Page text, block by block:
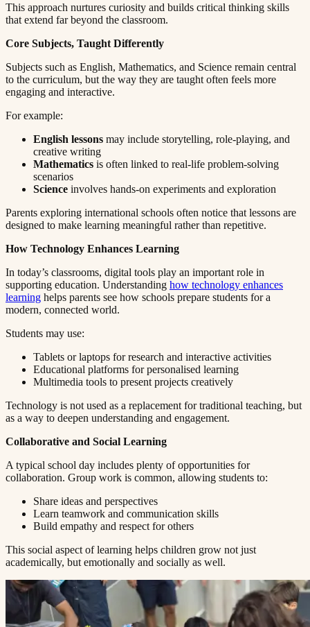
This approach nurtures curiosity and builds critical thinking skills
that extend far beyond the classroom.​​​​‌ ‍ ​‍​‍‌‍ ‌ ​‍‌‍‍‌‌‍‌ ‌‍‍‌‌‍ ‍​‍​‍​ ‍‍​‍​‍‌ ​ ‌‍​‌‌‍ ‍‌‍‍‌‌ ‌​‌ ‍‌​‍ ‍‌‍‍‌‌‍ ​‍​‍​‍ ​​‍​‍‌‍‍​‌ ​‍‌‍‌‌‌‍‌‍​‍​‍​ ‍‍​‍​‍​‍ ‌ ​ ‌ ‌​‌ ‌‌‌‍‌​‌‍‍‌‌‍ ​‍ ‌‍‍‌‌‍ ‍‌ ‌​‌‍‌‌‌‍ ‍‌ ‌​​‍ ‌‍‌‌‌‍‌​‌‍‍‌‌ ‌​​‍ ‌‍ ‌‌‍ ‌‍‌​‌‍‌‌​ ‌‌ ​​‌ ​‍‌‍‌‌‌ ​ ‌‍‌‌‌‍ ‍‌ ‌​‌‍​‌‌ ‌​‌‍‍‌‌‍ ‌‍ ‍​ ‍ ‌‍‍‌‌‍‌​​ ‌​ ‌‍‌‍‌​​ ‌ ‌‍​ ​ ​‍‌‍‌‍​ ‍‌​ ​‍​‍ ‌​ ‌‍​ ‌ ​ ​‌​ ‌‌​‍ ‌​ ‌​​ ​‌‌‍‌‌​ ​‍​‍ ‌​ ‍​​ ‌ ‌‍‌‌​ ‌‌​‍ ‌‌‍‌‍‌‍‌‌‌‍‌‍‌‍​‍​ ‍‌‌‍​‍​ ​​​ ‌ ‌‍‌‌‌‍​ ​ ‍​​ ‌‍​ ‍ ‌ ‌​‌ ‍‌‌ ​​‌‍‌‌​ ‌‌‍ ‍‌‍‌‌‌ ‌ ‌ ​ ​ ‍ ‌ ​​‌‍​‌‌ ‌​‌‍‍​​ ‌‌‍​ ‌‍ ‌‍ ‍‌ ‌​‌‍‌‌‌‍ ‍‌ ‌​​‍‌‌​ ‌‌‌​​‍‌‌ ‌‍‍ ‌‍‌‌‌ ‍‌​‍‌‌​ ​ ‌​‌​​‍‌‌​ ​ ‌​‌​​‍‌‌​ ​‍​ ​‍​ ‌‌​ ​‍‌‍‌‌​ ‌ ​ ‌​​ ‍‌​ ​‌‌‍​ ‌‍‌​​ ​ ​ ‍​​ ​ ​‍‌‌​ ​‍​ ​‍​‍‌‌​ ‌‌‌​‌​​‍ ‍‌‍​ ‌‍‍​‌‍‍‌‌‍ ​‌‍‌​‌ ​‍‌‍‌‌‌‍ ‍​‍‌‌​ ‌‌‌​​‍‌‌ ‌‍‍ ‌‍‌‌‌ ‍‌​‍‌‌​ ​ ‌​‌​​‍‌‌​ ​ ‌​‌​​‍‌‌​ ​‍​ ​‍‌‍​‍‌‍‌‍​ ‌ ​ ​‌​ ‌‌‌‍‌‌​ ​​‌‍‌​​ ​‍​ ​‍​ ​ ‌‍‌​​‍‌‌​ ​‍​ ​‍​‍‌‌​ ‌‌‌​‌​​‍ ‍‌ ‌​‌‍‌‌‌ ‍​‌ ‌​​ ‌‍​‍‌‍​‌‌ ​ ‌‍‌‌‌‌‌‌‌ ​‍‌‍ ​​ ‌​‍‌‌​ ​‍‌​‌‍‌ ​ ‌ ‌​‌ ‌‌‌‍‌​‌‍‍‌‌‍ ​‍‌‍‌‍‍‌‌‍‌​​ ‌​ ‌‍‌‍‌​​ ‌ ‌‍​ ​ ​‍‌‍‌‍​ ‍‌​ ​‍​‍ ‌​ ‌‍​ ‌ ​ ​‌​ ‌‌​‍ ‌​ ‌​​ ​‌‌‍‌‌​ ​‍​‍ ‌​ ‍​​ ‌ ‌‍‌‌​ ‌‌​‍ ‌‌‍‌‍‌‍‌‌‌‍‌‍‌‍​‍​ ‍‌‌‍​‍​ ​​​ ‌ ‌‍‌‌‌‍​ ​ ‍​​ ‌‍​‍‌‍‌ ‌​‌ ‍‌‌ ​​‌‍‌‌​ ‌‌‍ ‍‌‍‌‌‌ ‌ ‌ ​ ​‍‌‍‌ ​​‌‍​‌‌ ‌​‌‍‍​​ ‌‌‍​ ‌‍ ‌‍ ‍‌ ‌​‌‍‌‌‌‍ ‍‌ ‌​​‍‌‌​ ‌‌‌​​‍‌‌ ‌‍‍ ‌‍‌‌‌ ‍‌​‍‌‌​ ​ ‌​‌​​‍‌‌​ ​ ‌​‌​​‍‌‌​ ​‍​ ​‍​ ‌‌​ ​‍‌‍‌‌​ ‌ ​ ‌​​ ‍‌​ ​‌‌‍​ ‌‍‌​​ ​ ​ ‍​​ ​ ​‍‌‌​ ​‍​ ​‍​‍‌‌​ ‌‌‌​‌​​‍ ‍‌‍​ ‌‍‍​‌‍‍‌‌‍ ​‌‍‌​‌ ​‍‌‍‌‌‌‍ ‍​‍‌‌​ ‌‌‌​​‍‌‌ ‌‍‍ ‌‍‌‌‌ ‍‌​‍‌‌​ ​ ‌​‌​​‍‌‌​ ​ ‌​‌​​‍‌‌​ ​‍​ ​‍‌‍​‍‌‍‌‍​ ‌ ​ ​‌​ ‌‌‌‍‌‌​ ​​‌‍‌​​ ​‍​ ​‍​ ​ ‌‍‌​​‍‌‌​ ​‍​ ​‍​‍‌‌​ ‌‌‌​‌​​‍ ‍‌ ‌​‌‍‌‌‌ ‍​‌ ‌​​‍‌‍‌ ​​‌‍‌‌‌ ​‍‌ ​ ‌ ​​‌‍‌‌‌‍​ ‌ ‌​‌‍‍‌‌ ‌‍‌‍‌‌​ ‌‌ ​​‌ ‌‌‌‍​‍‌‍ ​‌‍‍‌‌ ​ ‌‍‍​‌‍‌‌‌‍‌​​‍​‍‌ ‌
Core Subjects, Taught Differently​​​​‌ ‍ ​‍​‍‌‍ ‌ ​‍‌‍‍‌‌‍‌ ‌‍‍‌‌‍ ‍​‍​‍​ ‍‍​‍​‍‌ ​ ‌‍​‌‌‍ ‍‌‍‍‌‌ ‌​‌ ‍‌​‍ ‍‌‍‍‌‌‍ ​‍​‍​‍ ​​‍​‍‌‍‍​‌ ​‍‌‍‌‌‌‍‌‍​‍​‍​ ‍‍​‍​‍​‍ ‌ ​ ‌ ‌​‌ ‌‌‌‍‌​‌‍‍‌‌‍ ​‍ ‌‍‍‌‌‍ ‍‌ ‌​‌‍‌‌‌‍ ‍‌ ‌​​‍ ‌‍‌‌‌‍‌​‌‍‍‌‌ ‌​​‍ ‌‍ ‌‌‍ ‌‍‌​‌‍‌‌​ ‌‌ ​​‌ ​‍‌‍‌‌‌ ​ ‌‍‌‌‌‍ ‍‌ ‌​‌‍​‌‌ ‌​‌‍‍‌‌‍ ‌‍ ‍​ ‍ ‌‍‍‌‌‍‌​​ ‌​ ‌‍‌‍‌​​ ‌ ‌‍​ ​ ​‍‌‍‌‍​ ‍‌​ ​‍​‍ ‌​ ‌‍​ ‌ ​ ​‌​ ‌‌​‍ ‌​ ‌​​ ​‌‌‍‌‌​ ​‍​‍ ‌​ ‍​​ ‌ ‌‍‌‌​ ‌‌​‍ ‌‌‍‌‍‌‍‌‌‌‍‌‍‌‍​‍​ ‍‌‌‍​‍​ ​​​ ‌ ‌‍‌‌‌‍​ ​ ‍​​ ‌‍​ ‍ ‌ ‌​‌ ‍‌‌ ​​‌‍‌‌​ ‌‌‍ ‍‌‍‌‌‌ ‌ ‌ ​ ​ ‍ ‌ ​​‌‍​‌‌ ‌​‌‍‍​​ ‌‌‍​ ‌‍ ‌‍ ‍‌ ‌​‌‍‌‌‌‍ ‍‌ ‌​​‍‌‌​ ‌‌‌​​‍‌‌ ‌‍‍ ‌‍‌‌‌ ‍‌​‍‌‌​ ​ ‌​‌​​‍‌‌​ ​ ‌​‌​​‍‌‌​ ​‍​ ​‍​ ‍​‌‍​‌‌‍​‍​ ‍‌​ ‌​‌‍​ ​ ​‍​ ‍​​ ‌ ‌‍​‍‌‍​‍​ ‍‌​‍‌‌​ ​‍​ ​‍​‍‌‌​ ‌‌‌​‌​​‍ ‍‌‍​ ‌‍‍​‌‍‍‌‌‍ ​‌‍‌​‌ ​‍‌‍‌‌‌‍ ‍​‍‌‌​ ‌‌‌​​‍‌‌ ‌‍‍ ‌‍‌‌‌ ‍‌​‍‌‌​ ​ ‌​‌​​‍‌‌​ ​ ‌​‌​​‍‌‌​ ​‍​ ​‍​ ‌ ‌‍‌​‌‍‌‌​ ‍‌​ ​ ​ ‌‍‌‍‌​​ ‍‌​ ‍‌​ ​‌‌‍‌‍​ ‍‌​‍‌‌​ ​‍​ ​‍​‍‌‌​ ‌‌‌​‌​​‍ ‍‌ ‌​‌‍‌‌‌ ‍​‌ ‌​​ ‌‍​‍‌‍​‌‌ ​ ‌‍‌‌‌‌‌‌‌ ​‍‌‍ ​​ ‌​‍‌‌​ ​‍‌​‌‍‌ ​ ‌ ‌​‌ ‌‌‌‍‌​‌‍‍‌‌‍ ​‍‌‍‌‍‍‌‌‍‌​​ ‌​ ‌‍‌‍‌​​ ‌ ‌‍​ ​ ​‍‌‍‌‍​ ‍‌​ ​‍​‍ ‌​ ‌‍​ ‌ ​ ​‌​ ‌‌​‍ ‌​ ‌​​ ​‌‌‍‌‌​ ​‍​‍ ‌​ ‍​​ ‌ ‌‍‌‌​ ‌‌​‍ ‌‌‍‌‍‌‍‌‌‌‍‌‍‌‍​‍​ ‍‌‌‍​‍​ ​​​ ‌ ‌‍‌‌‌‍​ ​ ‍​​ ‌‍​‍‌‍‌ ‌​‌ ‍‌‌ ​​‌‍‌‌​ ‌‌‍ ‍‌‍‌‌‌ ‌ ‌ ​ ​‍‌‍‌ ​​‌‍​‌‌ ‌​‌‍‍​​ ‌‌‍​ ‌‍ ‌‍ ‍‌ ‌​‌‍‌‌‌‍ ‍‌ ‌​​‍‌‌​ ‌‌‌​​‍‌‌ ‌‍‍ ‌‍‌‌‌ ‍‌​‍‌‌​ ​ ‌​‌​​‍‌‌​ ​ ‌​‌​​‍‌‌​ ​‍​ ​‍​ ‍​‌‍​‌‌‍​‍​ ‍‌​ ‌​‌‍​ ​ ​‍​ ‍​​ ‌ ‌‍​‍‌‍​‍​ ‍‌​‍‌‌​ ​‍​ ​‍​‍‌‌​ ‌‌‌​‌​​‍ ‍‌‍​ ‌‍‍​‌‍‍‌‌‍ ​‌‍‌​‌ ​‍‌‍‌‌‌‍ ‍​‍‌‌​ ‌‌‌​​‍‌‌ ‌‍‍ ‌‍‌‌‌ ‍‌​‍‌‌​ ​ ‌​‌​​‍‌‌​ ​ ‌​‌​​‍‌‌​ ​‍​ ​‍​ ‌ ‌‍‌​‌‍‌‌​ ‍‌​ ​ ​ ‌‍‌‍‌​​ ‍‌​ ‍‌​ ​‌‌‍‌‍​ ‍‌​‍‌‌​ ​‍​ ​‍​‍‌‌​ ‌‌‌​‌​​‍ ‍‌ ‌​‌‍‌‌‌ ‍​‌ ‌​​‍‌‍‌ ​​‌‍‌‌‌ ​‍‌ ​ ‌ ​​‌‍‌‌‌‍​ ‌ ‌​‌‍‍‌‌ ‌‍‌‍‌‌​ ‌‌ ​​‌ ‌‌‌‍​‍‌‍ ​‌‍‍‌‌ ​ ‌‍‍​‌‍‌‌‌‍‌​​‍​‍‌ ‌
Subjects such as English, Mathematics, and Science remain central
to the curriculum, but the way they are taught often feels more
engaging and interactive.​​​​‌ ‍ ​‍​‍‌‍ ‌ ​‍‌‍‍‌‌‍‌ ‌‍‍‌‌‍ ‍​‍​‍​ ‍‍​‍​‍‌ ​ ‌‍​‌‌‍ ‍‌‍‍‌‌ ‌​‌ ‍‌​‍ ‍‌‍‍‌‌‍ ​‍​‍​‍ ​​‍​‍‌‍‍​‌ ​‍‌‍‌‌‌‍‌‍​‍​‍​ ‍‍​‍​‍​‍ ‌ ​ ‌ ‌​‌ ‌‌‌‍‌​‌‍‍‌‌‍ ​‍ ‌‍‍‌‌‍ ‍‌ ‌​‌‍‌‌‌‍ ‍‌ ‌​​‍ ‌‍‌‌‌‍‌​‌‍‍‌‌ ‌​​‍ ‌‍ ‌‌‍ ‌‍‌​‌‍‌‌​ ‌‌ ​​‌ ​‍‌‍‌‌‌ ​ ‌‍‌‌‌‍ ‍‌ ‌​‌‍​‌‌ ‌​‌‍‍‌‌‍ ‌‍ ‍​ ‍ ‌‍‍‌‌‍‌​​ ‌​ ‌‍‌‍‌​​ ‌ ‌‍​ ​ ​‍‌‍‌‍​ ‍‌​ ​‍​‍ ‌​ ‌‍​ ‌ ​ ​‌​ ‌‌​‍ ‌​ ‌​​ ​‌‌‍‌‌​ ​‍​‍ ‌​ ‍​​ ‌ ‌‍‌‌​ ‌‌​‍ ‌‌‍‌‍‌‍‌‌‌‍‌‍‌‍​‍​ ‍‌‌‍​‍​ ​​​ ‌ ‌‍‌‌‌‍​ ​ ‍​​ ‌‍​ ‍ ‌ ‌​‌ ‍‌‌ ​​‌‍‌‌​ ‌‌‍ ‍‌‍‌‌‌ ‌ ‌ ​ ​ ‍ ‌ ​​‌‍​‌‌ ‌​‌‍‍​​ ‌‌‍​ ‌‍ ‌‍ ‍‌ ‌​‌‍‌‌‌‍ ‍‌ ‌​​‍‌‌​ ‌‌‌​​‍‌‌ ‌‍‍ ‌‍‌‌‌ ‍‌​‍‌‌​ ​ ‌​‌​​‍‌‌​ ​ ‌​‌​​‍‌‌​ ​‍​ ​‍​ ‌​​ ‍​​ ​‌‌‍​‍​ ‍‌​ ​​​ ‌ ​ ​‌​ ‍‌‌‍​‌‌‍​ ​ ‌‍​‍‌‌​ ​‍​ ​‍​‍‌‌​ ‌‌‌​‌​​‍ ‍‌‍​ ‌‍‍​‌‍‍‌‌‍ ​‌‍‌​‌ ​‍‌‍‌‌‌‍ ‍​‍‌‌​ ‌‌‌​​‍‌‌ ‌‍‍ ‌‍‌‌‌ ‍‌​‍‌‌​ ​ ‌​‌​​‍‌‌​ ​ ‌​‌​​‍‌‌​ ​‍​ ​‍​ ‍‌‌‍‌‌‌‍​‍​ ‌‌​ ‌‍​ ‌‌‌‍​ ​ ‌‍‌‍​ ‌‍​‍‌‍​‌​ ‌‍​‍‌‌​ ​‍​ ​‍​‍‌‌​ ‌‌‌​‌​​‍ ‍‌ ‌​‌‍‌‌‌ ‍​‌ ‌​​ ‌‍​‍‌‍​‌‌ ​ ‌‍‌‌‌‌‌‌‌ ​‍‌‍ ​​ ‌​‍‌‌​ ​‍‌​‌‍‌ ​ ‌ ‌​‌ ‌‌‌‍‌​‌‍‍‌‌‍ ​‍‌‍‌‍‍‌‌‍‌​​ ‌​ ‌‍‌‍‌​​ ‌ ‌‍​ ​ ​‍‌‍‌‍​ ‍‌​ ​‍​‍ ‌​ ‌‍​ ‌ ​ ​‌​ ‌‌​‍ ‌​ ‌​​ ​‌‌‍‌‌​ ​‍​‍ ‌​ ‍​​ ‌ ‌‍‌‌​ ‌‌​‍ ‌‌‍‌‍‌‍‌‌‌‍‌‍‌‍​‍​ ‍‌‌‍​‍​ ​​​ ‌ ‌‍‌‌‌‍​ ​ ‍​​ ‌‍​‍‌‍‌ ‌​‌ ‍‌‌ ​​‌‍‌‌​ ‌‌‍ ‍‌‍‌‌‌ ‌ ‌ ​ ​‍‌‍‌ ​​‌‍​‌‌ ‌​‌‍‍​​ ‌‌‍​ ‌‍ ‌‍ ‍‌ ‌​‌‍‌‌‌‍ ‍‌ ‌​​‍‌‌​ ‌‌‌​​‍‌‌ ‌‍‍ ‌‍‌‌‌ ‍‌​‍‌‌​ ​ ‌​‌​​‍‌‌​ ​ ‌​‌​​‍‌‌​ ​‍​ ​‍​ ‌​​ ‍​​ ​‌‌‍​‍​ ‍‌​ ​​​ ‌ ​ ​‌​ ‍‌‌‍​‌‌‍​ ​ ‌‍​‍‌‌​ ​‍​ ​‍​‍‌‌​ ‌‌‌​‌​​‍ ‍‌‍​ ‌‍‍​‌‍‍‌‌‍ ​‌‍‌​‌ ​‍‌‍‌‌‌‍ ‍​‍‌‌​ ‌‌‌​​‍‌‌ ‌‍‍ ‌‍‌‌‌ ‍‌​‍‌‌​ ​ ‌​‌​​‍‌‌​ ​ ‌​‌​​‍‌‌​ ​‍​ ​‍​ ‍‌‌‍‌‌‌‍​‍​ ‌‌​ ‌‍​ ‌‌‌‍​ ​ ‌‍‌‍​ ‌‍​‍‌‍​‌​ ‌‍​‍‌‌​ ​‍​ ​‍​‍‌‌​ ‌‌‌​‌​​‍ ‍‌ ‌​‌‍‌‌‌ ‍​‌ ‌​​‍‌‍‌ ​​‌‍‌‌‌ ​‍‌ ​ ‌ ​​‌‍‌‌‌‍​ ‌ ‌​‌‍‍‌‌ ‌‍‌‍‌‌​ ‌‌ ​​‌ ‌‌‌‍​‍‌‍ ​‌‍‍‌‌ ​ ‌‍‍​‌‍‌‌‌‍‌​​‍​‍‌ ‌
For example:​​​​‌ ‍ ​‍​‍‌‍ ‌ ​‍‌‍‍‌‌‍‌ ‌‍‍‌‌‍ ‍​‍​‍​ ‍‍​‍​‍‌ ​ ‌‍​‌‌‍ ‍‌‍‍‌‌ ‌​‌ ‍‌​‍ ‍‌‍‍‌‌‍ ​‍​‍​‍ ​​‍​‍‌‍‍​‌ ​‍‌‍‌‌‌‍‌‍​‍​‍​ ‍‍​‍​‍​‍ ‌ ​ ‌ ‌​‌ ‌‌‌‍‌​‌‍‍‌‌‍ ​‍ ‌‍‍‌‌‍ ‍‌ ‌​‌‍‌‌‌‍ ‍‌ ‌​​‍ ‌‍‌‌‌‍‌​‌‍‍‌‌ ‌​​‍ ‌‍ ‌‌‍ ‌‍‌​‌‍‌‌​ ‌‌ ​​‌ ​‍‌‍‌‌‌ ​ ‌‍‌‌‌‍ ‍‌ ‌​‌‍​‌‌ ‌​‌‍‍‌‌‍ ‌‍ ‍​ ‍ ‌‍‍‌‌‍‌​​ ‌​ ‌‍‌‍‌​​ ‌ ‌‍​ ​ ​‍‌‍‌‍​ ‍‌​ ​‍​‍ ‌​ ‌‍​ ‌ ​ ​‌​ ‌‌​‍ ‌​ ‌​​ ​‌‌‍‌‌​ ​‍​‍ ‌​ ‍​​ ‌ ‌‍‌‌​ ‌‌​‍ ‌‌‍‌‍‌‍‌‌‌‍‌‍‌‍​‍​ ‍‌‌‍​‍​ ​​​ ‌ ‌‍‌‌‌‍​ ​ ‍​​ ‌‍​ ‍ ‌ ‌​‌ ‍‌‌ ​​‌‍‌‌​ ‌‌‍ ‍‌‍‌‌‌ ‌ ‌ ​ ​ ‍ ‌ ​​‌‍​‌‌ ‌​‌‍‍​​ ‌‌‍​ ‌‍ ‌‍ ‍‌ ‌​‌‍‌‌‌‍ ‍‌ ‌​​‍‌‌​ ‌‌‌​​‍‌‌ ‌‍‍ ‌‍‌‌‌ ‍‌​‍‌‌​ ​ ‌​‌​​‍‌‌​ ​ ‌​‌​​‍‌‌​ ​‍​ ​‍‌‍​ ​ ​ ‌‍​‌​ ​​‌‍‌‌‌‍‌​‌‍‌‍‌‍​‌​ ‌ ‌‍​ ​ ​ ​ ‌​​‍‌‌​ ​‍​ ​‍​‍‌‌​ ‌‌‌​‌​​‍ ‍‌‍​ ‌‍‍​‌‍‍‌‌‍ ​‌‍‌​‌ ​‍‌‍‌‌‌‍ ‍​‍‌‌​ ‌‌‌​​‍‌‌ ‌‍‍ ‌‍‌‌‌ ‍‌​‍‌‌​ ​ ‌​‌​​‍‌‌​ ​ ‌​‌​​‍‌‌​ ​‍​ ​‍​ ​​​ ‍​​ ‌‍‌‍​ ​ ​​​ ‍‌​ ​‍​ ​​​ ​‍‌‍​‍‌‍​‍‌‍​ ​‍‌‌​ ​‍​ ​‍​‍‌‌​ ‌‌‌​‌​​‍ ‍‌ ‌​‌‍‌‌‌ ‍​‌ ‌​​ ‌‍​‍‌‍​‌‌ ​ ‌‍‌‌‌‌‌‌‌ ​‍‌‍ ​​ ‌​‍‌‌​ ​‍‌​‌‍‌ ​ ‌ ‌​‌ ‌‌‌‍‌​‌‍‍‌‌‍ ​‍‌‍‌‍‍‌‌‍‌​​ ‌​ ‌‍‌‍‌​​ ‌ ‌‍​ ​ ​‍‌‍‌‍​ ‍‌​ ​‍​‍ ‌​ ‌‍​ ‌ ​ ​‌​ ‌‌​‍ ‌​ ‌​​ ​‌‌‍‌‌​ ​‍​‍ ‌​ ‍​​ ‌ ‌‍‌‌​ ‌‌​‍ ‌‌‍‌‍‌‍‌‌‌‍‌‍‌‍​‍​ ‍‌‌‍​‍​ ​​​ ‌ ‌‍‌‌‌‍​ ​ ‍​​ ‌‍​‍‌‍‌ ‌​‌ ‍‌‌ ​​‌‍‌‌​ ‌‌‍ ‍‌‍‌‌‌ ‌ ‌ ​ ​‍‌‍‌ ​​‌‍​‌‌ ‌​‌‍‍​​ ‌‌‍​ ‌‍ ‌‍ ‍‌ ‌​‌‍‌‌‌‍ ‍‌ ‌​​‍‌‌​ ‌‌‌​​‍‌‌ ‌‍‍ ‌‍‌‌‌ ‍‌​‍‌‌​ ​ ‌​‌​​‍‌‌​ ​ ‌​‌​​‍‌‌​ ​‍​ ​‍‌‍​ ​ ​ ‌‍​‌​ ​​‌‍‌‌‌‍‌​‌‍‌‍‌‍​‌​ ‌ ‌‍​ ​ ​ ​ ‌​​‍‌‌​ ​‍​ ​‍​‍‌‌​ ‌‌‌​‌​​‍ ‍‌‍​ ‌‍‍​‌‍‍‌‌‍ ​‌‍‌​‌ ​‍‌‍‌‌‌‍ ‍​‍‌‌​ ‌‌‌​​‍‌‌ ‌‍‍ ‌‍‌‌‌ ‍‌​‍‌‌​ ​ ‌​‌​​‍‌‌​ ​ ‌​‌​​‍‌‌​ ​‍​ ​‍​ ​​​ ‍​​ ‌‍‌‍​ ​ ​​​ ‍‌​ ​‍​ ​​​ ​‍‌‍​‍‌‍​‍‌‍​ ​‍‌‌​ ​‍​ ​‍​‍‌‌​ ‌‌‌​‌​​‍ ‍‌ ‌​‌‍‌‌‌ ‍​‌ ‌​​‍‌‍‌ ​​‌‍‌‌‌ ​‍‌ ​ ‌ ​​‌‍‌‌‌‍​ ‌ ‌​‌‍‍‌‌ ‌‍‌‍‌‌​ ‌‌ ​​‌ ‌‌‌‍​‍‌‍ ​‌‍‍‌‌ ​ ‌‍‍​‌‍‌‌‌‍‌​​‍​‍‌ ‌
English lessons​​​​‌ ‍ ​‍​‍‌‍ ‌ ​‍‌‍‍‌‌‍‌ ‌‍‍‌‌‍ ‍​‍​‍​ ‍‍​‍​‍‌ ​ ‌‍​‌‌‍ ‍‌‍‍‌‌ ‌​‌ ‍‌​‍ ‍‌‍‍‌‌‍ ​‍​‍​‍ ​​‍​‍‌‍‍​‌ ​‍‌‍‌‌‌‍‌‍​‍​‍​ ‍‍​‍​‍​‍ ‌ ​ ‌ ‌​‌ ‌‌‌‍‌​‌‍‍‌‌‍ ​‍ ‌‍‍‌‌‍ ‍‌ ‌​‌‍‌‌‌‍ ‍‌ ‌​​‍ ‌‍‌‌‌‍‌​‌‍‍‌‌ ‌​​‍ ‌‍ ‌‌‍ ‌‍‌​‌‍‌‌​ ‌‌ ​​‌ ​‍‌‍‌‌‌ ​ ‌‍‌‌‌‍ ‍‌ ‌​‌‍​‌‌ ‌​‌‍‍‌‌‍ ‌‍ ‍​ ‍ ‌‍‍‌‌‍‌​​ ‌​ ‌‍‌‍‌​​ ‌ ‌‍​ ​ ​‍‌‍‌‍​ ‍‌​ ​‍​‍ ‌​ ‌‍​ ‌ ​ ​‌​ ‌‌​‍ ‌​ ‌​​ ​‌‌‍‌‌​ ​‍​‍ ‌​ ‍​​ ‌ ‌‍‌‌​ ‌‌​‍ ‌‌‍‌‍‌‍‌‌‌‍‌‍‌‍​‍​ ‍‌‌‍​‍​ ​​​ ‌ ‌‍‌‌‌‍​ ​ ‍​​ ‌‍​ ‍ ‌ ‌​‌ ‍‌‌ ​​‌‍‌‌​ ‌‌‍ ‍‌‍‌‌‌ ‌ ‌ ​ ​ ‍ ‌ ​​‌‍​‌‌ ‌​‌‍‍​​ ‌‌‍​ ‌‍ ‌‍ ‍‌ ‌​‌‍‌‌‌‍ ‍‌ ‌​​‍‌‌​ ‌‌‌​​‍‌‌ ‌‍‍ ‌‍‌‌‌ ‍‌​‍‌‌​ ​ ‌​‌​​‍‌‌​ ​ ‌​‌​​‍‌‌​ ​‍​ ​‍‌‍‌‍‌‍‌‌​ ​‌‌‍‌‍​ ‍‌‌‍‌‌‌‍​‍​ ‌​‌‍​‌​ ‍‌​ ​‍‌‍‌‌​‍‌‌​ ​‍​ ​‍​‍‌‌​ ‌‌‌​‌​​‍ ‍‌‍​ ‌‍‍​‌‍‍‌‌‍ ​‌‍‌​‌ ​‍‌‍‌‌‌‍ ‍​‍‌‌​ ‌‌‌​​‍‌‌ ‌‍‍ ‌‍‌‌‌ ‍‌​‍‌‌​ ​ ‌​‌​​‍‌‌​ ​ ‌​‌​​‍‌‌​ ​‍​ ​‍​ ‌‌‌‍‌​‌‍​ ‌‍‌‍​ ‌​​ ‌‌‌‍​ ​ ‌‍​ ‍‌​ ‌​‌‍​‍​ ​‌​‍‌‌​ ​‍​ ​‍​‍‌‌​ ‌‌‌​‌​​‍ ‍‌ ‌​‌‍‌‌‌ ‍​‌ ‌​​ ‌‍​‍‌‍​‌‌ ​ ‌‍‌‌‌‌‌‌‌ ​‍‌‍ ​​ ‌​‍‌‌​ ​‍‌​‌‍‌ ​ ‌ ‌​‌ ‌‌‌‍‌​‌‍‍‌‌‍ ​‍‌‍‌‍‍‌‌‍‌​​ ‌​ ‌‍‌‍‌​​ ‌ ‌‍​ ​ ​‍‌‍‌‍​ ‍‌​ ​‍​‍ ‌​ ‌‍​ ‌ ​ ​‌​ ‌‌​‍ ‌​ ‌​​ ​‌‌‍‌‌​ ​‍​‍ ‌​ ‍​​ ‌ ‌‍‌‌​ ‌‌​‍ ‌‌‍‌‍‌‍‌‌‌‍‌‍‌‍​‍​ ‍‌‌‍​‍​ ​​​ ‌ ‌‍‌‌‌‍​ ​ ‍​​ ‌‍​‍‌‍‌ ‌​‌ ‍‌‌ ​​‌‍‌‌​ ‌‌‍ ‍‌‍‌‌‌ ‌ ‌ ​ ​‍‌‍‌ ​​‌‍​‌‌ ‌​‌‍‍​​ ‌‌‍​ ‌‍ ‌‍ ‍‌ ‌​‌‍‌‌‌‍ ‍‌ ‌​​‍‌‌​ ‌‌‌​​‍‌‌ ‌‍‍ ‌‍‌‌‌ ‍‌​‍‌‌​ ​ ‌​‌​​‍‌‌​ ​ ‌​‌​​‍‌‌​ ​‍​ ​‍‌‍‌‍‌‍‌‌​ ​‌‌‍‌‍​ ‍‌‌‍‌‌‌‍​‍​ ‌​‌‍​‌​ ‍‌​ ​‍‌‍‌‌​‍‌‌​ ​‍​ ​‍​‍‌‌​ ‌‌‌​‌​​‍ ‍‌‍​ ‌‍‍​‌‍‍‌‌‍ ​‌‍‌​‌ ​‍‌‍‌‌‌‍ ‍​‍‌‌​ ‌‌‌​​‍‌‌ ‌‍‍ ‌‍‌‌‌ ‍‌​‍‌‌​ ​ ‌​‌​​‍‌‌​ ​ ‌​‌​​‍‌‌​ ​‍​ ​‍​ ‌‌‌‍‌​‌‍​ ‌‍‌‍​ ‌​​ ‌‌‌‍​ ​ ‌‍​ ‍‌​ ‌​‌‍​‍​ ​‌​‍‌‌​ ​‍​ ​‍​‍‌‌​ ‌‌‌​‌​​‍ ‍‌ ‌​‌‍‌‌‌ ‍​‌ ‌​​‍‌‍‌ ​​‌‍‌‌‌ ​‍‌ ​ ‌ ​​‌‍‌‌‌‍​ ‌ ‌​‌‍‍‌‌ ‌‍‌‍‌‌​ ‌‌ ​​‌ ‌‌‌‍​‍‌‍ ​‌‍‍‌‌ ​ ‌‍‍​‌‍‌‌‌‍‌​​‍​‍‌ ‌ may include storytelling, role-playing, and
creative writing​​​​‌ ‍ ​‍​‍‌‍ ‌ ​‍‌‍‍‌‌‍‌ ‌‍‍‌‌‍ ‍​‍​‍​ ‍‍​‍​‍‌ ​ ‌‍​‌‌‍ ‍‌‍‍‌‌ ‌​‌ ‍‌​‍ ‍‌‍‍‌‌‍ ​‍​‍​‍ ​​‍​‍‌‍‍​‌ ​‍‌‍‌‌‌‍‌‍​‍​‍​ ‍‍​‍​‍​‍ ‌ ​ ‌ ‌​‌ ‌‌‌‍‌​‌‍‍‌‌‍ ​‍ ‌‍‍‌‌‍ ‍‌ ‌​‌‍‌‌‌‍ ‍‌ ‌​​‍ ‌‍‌‌‌‍‌​‌‍‍‌‌ ‌​​‍ ‌‍ ‌‌‍ ‌‍‌​‌‍‌‌​ ‌‌ ​​‌ ​‍‌‍‌‌‌ ​ ‌‍‌‌‌‍ ‍‌ ‌​‌‍​‌‌ ‌​‌‍‍‌‌‍ ‌‍ ‍​ ‍ ‌‍‍‌‌‍‌​​ ‌​ ‌‍‌‍‌​​ ‌ ‌‍​ ​ ​‍‌‍‌‍​ ‍‌​ ​‍​‍ ‌​ ‌‍​ ‌ ​ ​‌​ ‌‌​‍ ‌​ ‌​​ ​‌‌‍‌‌​ ​‍​‍ ‌​ ‍​​ ‌ ‌‍‌‌​ ‌‌​‍ ‌‌‍‌‍‌‍‌‌‌‍‌‍‌‍​‍​ ‍‌‌‍​‍​ ​​​ ‌ ‌‍‌‌‌‍​ ​ ‍​​ ‌‍​ ‍ ‌ ‌​‌ ‍‌‌ ​​‌‍‌‌​ ‌‌‍ ‍‌‍‌‌‌ ‌ ‌ ​ ​ ‍ ‌ ​​‌‍​‌‌ ‌​‌‍‍​​ ‌‌‍​ ‌‍ ‌‍ ‍‌ ‌​‌‍‌‌‌‍ ‍‌ ‌​​‍‌‌​ ‌‌‌​​‍‌‌ ‌‍‍ ‌‍‌‌‌ ‍‌​‍‌‌​ ​ ‌​‌​​‍‌‌​ ​ ‌​‌​​‍‌‌​ ​‍​ ​‍‌‍‌‍‌‍‌‌​ ​‌‌‍‌‍​ ‍‌‌‍‌‌‌‍​‍​ ‌​‌‍​‌​ ‍‌​ ​‍‌‍‌‌​‍‌‌​ ​‍​ ​‍​‍‌‌​ ‌‌‌​‌​​‍ ‍‌‍​ ‌‍‍​‌‍‍‌‌‍ ​‌‍‌​‌ ​‍‌‍‌‌‌‍ ‍​‍‌‌​ ‌‌‌​​‍‌‌ ‌‍‍ ‌‍‌‌‌ ‍‌​‍‌‌​ ​ ‌​‌​​‍‌‌​ ​ ‌​‌​​‍‌‌​ ​‍​ ​‍​ ​‌‌‍​ ‌‍​ ​ ​‍​ ​‍‌‍‌‍‌‍​‍​ ‌ ‌‍​‍​ ​‍‌‍‌‍​ ​‍​‍‌‌​ ​‍​ ​‍​‍‌‌​ ‌‌‌​‌​​‍ ‍‌ ‌​‌‍‌‌‌ ‍​‌ ‌​​ ‌‍​‍‌‍​‌‌ ​ ‌‍‌‌‌‌‌‌‌ ​‍‌‍ ​​ ‌​‍‌‌​ ​‍‌​‌‍‌ ​ ‌ ‌​‌ ‌‌‌‍‌​‌‍‍‌‌‍ ​‍‌‍‌‍‍‌‌‍‌​​ ‌​ ‌‍‌‍‌​​ ‌ ‌‍​ ​ ​‍‌‍‌‍​ ‍‌​ ​‍​‍ ‌​ ‌‍​ ‌ ​ ​‌​ ‌‌​‍ ‌​ ‌​​ ​‌‌‍‌‌​ ​‍​‍ ‌​ ‍​​ ‌ ‌‍‌‌​ ‌‌​‍ ‌‌‍‌‍‌‍‌‌‌‍‌‍‌‍​‍​ ‍‌‌‍​‍​ ​​​ ‌ ‌‍‌‌‌‍​ ​ ‍​​ ‌‍​‍‌‍‌ ‌​‌ ‍‌‌ ​​‌‍‌‌​ ‌‌‍ ‍‌‍‌‌‌ ‌ ‌ ​ ​‍‌‍‌ ​​‌‍​‌‌ ‌​‌‍‍​​ ‌‌‍​ ‌‍ ‌‍ ‍‌ ‌​‌‍‌‌‌‍ ‍‌ ‌​​‍‌‌​ ‌‌‌​​‍‌‌ ‌‍‍ ‌‍‌‌‌ ‍‌​‍‌‌​ ​ ‌​‌​​‍‌‌​ ​ ‌​‌​​‍‌‌​ ​‍​ ​‍‌‍‌‍‌‍‌‌​ ​‌‌‍‌‍​ ‍‌‌‍‌‌‌‍​‍​ ‌​‌‍​‌​ ‍‌​ ​‍‌‍‌‌​‍‌‌​ ​‍​ ​‍​‍‌‌​ ‌‌‌​‌​​‍ ‍‌‍​ ‌‍‍​‌‍‍‌‌‍ ​‌‍‌​‌ ​‍‌‍‌‌‌‍ ‍​‍‌‌​ ‌‌‌​​‍‌‌ ‌‍‍ ‌‍‌‌‌ ‍‌​‍‌‌​ ​ ‌​‌​​‍‌‌​ ​ ‌​‌​​‍‌‌​ ​‍​ ​‍​ ​‌‌‍​ ‌‍​ ​ ​‍​ ​‍‌‍‌‍‌‍​‍​ ‌ ‌‍​‍​ ​‍‌‍‌‍​ ​‍​‍‌‌​ ​‍​ ​‍​‍‌‌​ ‌‌‌​‌​​‍ ‍‌ ‌​‌‍‌‌‌ ‍​‌ ‌​​‍‌‍‌ ​​‌‍‌‌‌ ​‍‌ ​ ‌ ​​‌‍‌‌‌‍​ ‌ ‌​‌‍‍‌‌ ‌‍‌‍‌‌​ ‌‌ ​​‌ ‌‌‌‍​‍‌‍ ​‌‍‍‌‌ ​ ‌‍‍​‌‍‌‌‌‍‌​​‍​‍‌ ‌
Mathematics​​​​‌ ‍ ​‍​‍‌‍ ‌ ​‍‌‍‍‌‌‍‌ ‌‍‍‌‌‍ ‍​‍​‍​ ‍‍​‍​‍‌ ​ ‌‍​‌‌‍ ‍‌‍‍‌‌ ‌​‌ ‍‌​‍ ‍‌‍‍‌‌‍ ​‍​‍​‍ ​​‍​‍‌‍‍​‌ ​‍‌‍‌‌‌‍‌‍​‍​‍​ ‍‍​‍​‍​‍ ‌ ​ ‌ ‌​‌ ‌‌‌‍‌​‌‍‍‌‌‍ ​‍ ‌‍‍‌‌‍ ‍‌ ‌​‌‍‌‌‌‍ ‍‌ ‌​​‍ ‌‍‌‌‌‍‌​‌‍‍‌‌ ‌​​‍ ‌‍ ‌‌‍ ‌‍‌​‌‍‌‌​ ‌‌ ​​‌ ​‍‌‍‌‌‌ ​ ‌‍‌‌‌‍ ‍‌ ‌​‌‍​‌‌ ‌​‌‍‍‌‌‍ ‌‍ ‍​ ‍ ‌‍‍‌‌‍‌​​ ‌​ ‌‍‌‍‌​​ ‌ ‌‍​ ​ ​‍‌‍‌‍​ ‍‌​ ​‍​‍ ‌​ ‌‍​ ‌ ​ ​‌​ ‌‌​‍ ‌​ ‌​​ ​‌‌‍‌‌​ ​‍​‍ ‌​ ‍​​ ‌ ‌‍‌‌​ ‌‌​‍ ‌‌‍‌‍‌‍‌‌‌‍‌‍‌‍​‍​ ‍‌‌‍​‍​ ​​​ ‌ ‌‍‌‌‌‍​ ​ ‍​​ ‌‍​ ‍ ‌ ‌​‌ ‍‌‌ ​​‌‍‌‌​ ‌‌‍ ‍‌‍‌‌‌ ‌ ‌ ​ ​ ‍ ‌ ​​‌‍​‌‌ ‌​‌‍‍​​ ‌‌‍​ ‌‍ ‌‍ ‍‌ ‌​‌‍‌‌‌‍ ‍‌ ‌​​‍‌‌​ ‌‌‌​​‍‌‌ ‌‍‍ ‌‍‌‌‌ ‍‌​‍‌‌​ ​ ‌​‌​​‍‌‌​ ​ ‌​‌​​‍‌‌​ ​‍​ ​‍‌‍‌​​ ​​‌‍‌‍‌‍‌​‌‍‌‌​ ‍‌‌‍​ ‌‍​‍‌‍​ ​ ​‍​ ​ ​ ‌‍​‍‌‌​ ​‍​ ​‍​‍‌‌​ ‌‌‌​‌​​‍ ‍‌‍​ ‌‍‍​‌‍‍‌‌‍ ​‌‍‌​‌ ​‍‌‍‌‌‌‍ ‍​‍‌‌​ ‌‌‌​​‍‌‌ ‌‍‍ ‌‍‌‌‌ ‍‌​‍‌‌​ ​ ‌​‌​​‍‌‌​ ​ ‌​‌​​‍‌‌​ ​‍​ ​‍​ ‍​​ ‌‍​ ‌ ​ ‍​​ ‌ ​ ‌‌​ ​ ​ ​‍‌‍​‍​ ​ ‌‍​ ​ ‍​​‍‌‌​ ​‍​ ​‍​‍‌‌​ ‌‌‌​‌​​‍ ‍‌ ‌​‌‍‌‌‌ ‍​‌ ‌​​ ‌‍​‍‌‍​‌‌ ​ ‌‍‌‌‌‌‌‌‌ ​‍‌‍ ​​ ‌​‍‌‌​ ​‍‌​‌‍‌ ​ ‌ ‌​‌ ‌‌‌‍‌​‌‍‍‌‌‍ ​‍‌‍‌‍‍‌‌‍‌​​ ‌​ ‌‍‌‍‌​​ ‌ ‌‍​ ​ ​‍‌‍‌‍​ ‍‌​ ​‍​‍ ‌​ ‌‍​ ‌ ​ ​‌​ ‌‌​‍ ‌​ ‌​​ ​‌‌‍‌‌​ ​‍​‍ ‌​ ‍​​ ‌ ‌‍‌‌​ ‌‌​‍ ‌‌‍‌‍‌‍‌‌‌‍‌‍‌‍​‍​ ‍‌‌‍​‍​ ​​​ ‌ ‌‍‌‌‌‍​ ​ ‍​​ ‌‍​‍‌‍‌ ‌​‌ ‍‌‌ ​​‌‍‌‌​ ‌‌‍ ‍‌‍‌‌‌ ‌ ‌ ​ ​‍‌‍‌ ​​‌‍​‌‌ ‌​‌‍‍​​ ‌‌‍​ ‌‍ ‌‍ ‍‌ ‌​‌‍‌‌‌‍ ‍‌ ‌​​‍‌‌​ ‌‌‌​​‍‌‌ ‌‍‍ ‌‍‌‌‌ ‍‌​‍‌‌​ ​ ‌​‌​​‍‌‌​ ​ ‌​‌​​‍‌‌​ ​‍​ ​‍‌‍‌​​ ​​‌‍‌‍‌‍‌​‌‍‌‌​ ‍‌‌‍​ ‌‍​‍‌‍​ ​ ​‍​ ​ ​ ‌‍​‍‌‌​ ​‍​ ​‍​‍‌‌​ ‌‌‌​‌​​‍ ‍‌‍​ ‌‍‍​‌‍‍‌‌‍ ​‌‍‌​‌ ​‍‌‍‌‌‌‍ ‍​‍‌‌​ ‌‌‌​​‍‌‌ ‌‍‍ ‌‍‌‌‌ ‍‌​‍‌‌​ ​ ‌​‌​​‍‌‌​ ​ ‌​‌​​‍‌‌​ ​‍​ ​‍​ ‍​​ ‌‍​ ‌ ​ ‍​​ ‌ ​ ‌‌​ ​ ​ ​‍‌‍​‍​ ​ ‌‍​ ​ ‍​​‍‌‌​ ​‍​ ​‍​‍‌‌​ ‌‌‌​‌​​‍ ‍‌ ‌​‌‍‌‌‌ ‍​‌ ‌​​‍‌‍‌ ​​‌‍‌‌‌ ​‍‌ ​ ‌ ​​‌‍‌‌‌‍​ ‌ ‌​‌‍‍‌‌ ‌‍‌‍‌‌​ ‌‌ ​​‌ ‌‌‌‍​‍‌‍ ​‌‍‍‌‌ ​ ‌‍‍​‌‍‌‌‌‍‌​​‍​‍‌ ‌ is often linked to real-life problem-solving
scenarios​​​​‌ ‍ ​‍​‍‌‍ ‌ ​‍‌‍‍‌‌‍‌ ‌‍‍‌‌‍ ‍​‍​‍​ ‍‍​‍​‍‌ ​ ‌‍​‌‌‍ ‍‌‍‍‌‌ ‌​‌ ‍‌​‍ ‍‌‍‍‌‌‍ ​‍​‍​‍ ​​‍​‍‌‍‍​‌ ​‍‌‍‌‌‌‍‌‍​‍​‍​ ‍‍​‍​‍​‍ ‌ ​ ‌ ‌​‌ ‌‌‌‍‌​‌‍‍‌‌‍ ​‍ ‌‍‍‌‌‍ ‍‌ ‌​‌‍‌‌‌‍ ‍‌ ‌​​‍ ‌‍‌‌‌‍‌​‌‍‍‌‌ ‌​​‍ ‌‍ ‌‌‍ ‌‍‌​‌‍‌‌​ ‌‌ ​​‌ ​‍‌‍‌‌‌ ​ ‌‍‌‌‌‍ ‍‌ ‌​‌‍​‌‌ ‌​‌‍‍‌‌‍ ‌‍ ‍​ ‍ ‌‍‍‌‌‍‌​​ ‌​ ‌‍‌‍‌​​ ‌ ‌‍​ ​ ​‍‌‍‌‍​ ‍‌​ ​‍​‍ ‌​ ‌‍​ ‌ ​ ​‌​ ‌‌​‍ ‌​ ‌​​ ​‌‌‍‌‌​ ​‍​‍ ‌​ ‍​​ ‌ ‌‍‌‌​ ‌‌​‍ ‌‌‍‌‍‌‍‌‌‌‍‌‍‌‍​‍​ ‍‌‌‍​‍​ ​​​ ‌ ‌‍‌‌‌‍​ ​ ‍​​ ‌‍​ ‍ ‌ ‌​‌ ‍‌‌ ​​‌‍‌‌​ ‌‌‍ ‍‌‍‌‌‌ ‌ ‌ ​ ​ ‍ ‌ ​​‌‍​‌‌ ‌​‌‍‍​​ ‌‌‍​ ‌‍ ‌‍ ‍‌ ‌​‌‍‌‌‌‍ ‍‌ ‌​​‍‌‌​ ‌‌‌​​‍‌‌ ‌‍‍ ‌‍‌‌‌ ‍‌​‍‌‌​ ​ ‌​‌​​‍‌‌​ ​ ‌​‌​​‍‌‌​ ​‍​ ​‍‌‍‌​​ ​​‌‍‌‍‌‍‌​‌‍‌‌​ ‍‌‌‍​ ‌‍​‍‌‍​ ​ ​‍​ ​ ​ ‌‍​‍‌‌​ ​‍​ ​‍​‍‌‌​ ‌‌‌​‌​​‍ ‍‌‍​ ‌‍‍​‌‍‍‌‌‍ ​‌‍‌​‌ ​‍‌‍‌‌‌‍ ‍​‍‌‌​ ‌‌‌​​‍‌‌ ‌‍‍ ‌‍‌‌‌ ‍‌​‍‌‌​ ​ ‌​‌​​‍‌‌​ ​ ‌​‌​​‍‌‌​ ​‍​ ​‍‌‍​ ​ ​ ​ ​​​ ‍​‌‍​‍​ ‍‌​ ‍​‌‍‌‌​ ‍‌‌‍‌‍‌‍‌​​ ​‍​‍‌‌​ ​‍​ ​‍​‍‌‌​ ‌‌‌​‌​​‍ ‍‌ ‌​‌‍‌‌‌ ‍​‌ ‌​​ ‌‍​‍‌‍​‌‌ ​ ‌‍‌‌‌‌‌‌‌ ​‍‌‍ ​​ ‌​‍‌‌​ ​‍‌​‌‍‌ ​ ‌ ‌​‌ ‌‌‌‍‌​‌‍‍‌‌‍ ​‍‌‍‌‍‍‌‌‍‌​​ ‌​ ‌‍‌‍‌​​ ‌ ‌‍​ ​ ​‍‌‍‌‍​ ‍‌​ ​‍​‍ ‌​ ‌‍​ ‌ ​ ​‌​ ‌‌​‍ ‌​ ‌​​ ​‌‌‍‌‌​ ​‍​‍ ‌​ ‍​​ ‌ ‌‍‌‌​ ‌‌​‍ ‌‌‍‌‍‌‍‌‌‌‍‌‍‌‍​‍​ ‍‌‌‍​‍​ ​​​ ‌ ‌‍‌‌‌‍​ ​ ‍​​ ‌‍​‍‌‍‌ ‌​‌ ‍‌‌ ​​‌‍‌‌​ ‌‌‍ ‍‌‍‌‌‌ ‌ ‌ ​ ​‍‌‍‌ ​​‌‍​‌‌ ‌​‌‍‍​​ ‌‌‍​ ‌‍ ‌‍ ‍‌ ‌​‌‍‌‌‌‍ ‍‌ ‌​​‍‌‌​ ‌‌‌​​‍‌‌ ‌‍‍ ‌‍‌‌‌ ‍‌​‍‌‌​ ​ ‌​‌​​‍‌‌​ ​ ‌​‌​​‍‌‌​ ​‍​ ​‍‌‍‌​​ ​​‌‍‌‍‌‍‌​‌‍‌‌​ ‍‌‌‍​ ‌‍​‍‌‍​ ​ ​‍​ ​ ​ ‌‍​‍‌‌​ ​‍​ ​‍​‍‌‌​ ‌‌‌​‌​​‍ ‍‌‍​ ‌‍‍​‌‍‍‌‌‍ ​‌‍‌​‌ ​‍‌‍‌‌‌‍ ‍​‍‌‌​ ‌‌‌​​‍‌‌ ‌‍‍ ‌‍‌‌‌ ‍‌​‍‌‌​ ​ ‌​‌​​‍‌‌​ ​ ‌​‌​​‍‌‌​ ​‍​ ​‍‌‍​ ​ ​ ​ ​​​ ‍​‌‍​‍​ ‍‌​ ‍​‌‍‌‌​ ‍‌‌‍‌‍‌‍‌​​ ​‍​‍‌‌​ ​‍​ ​‍​‍‌‌​ ‌‌‌​‌​​‍ ‍‌ ‌​‌‍‌‌‌ ‍​‌ ‌​​‍‌‍‌ ​​‌‍‌‌‌ ​‍‌ ​ ‌ ​​‌‍‌‌‌‍​ ‌ ‌​‌‍‍‌‌ ‌‍‌‍‌‌​ ‌‌ ​​‌ ‌‌‌‍​‍‌‍ ​‌‍‍‌‌ ​ ‌‍‍​‌‍‌‌‌‍‌​​‍​‍‌ ‌
Science​​​​‌ ‍ ​‍​‍‌‍ ‌ ​‍‌‍‍‌‌‍‌ ‌‍‍‌‌‍ ‍​‍​‍​ ‍‍​‍​‍‌ ​ ‌‍​‌‌‍ ‍‌‍‍‌‌ ‌​‌ ‍‌​‍ ‍‌‍‍‌‌‍ ​‍​‍​‍ ​​‍​‍‌‍‍​‌ ​‍‌‍‌‌‌‍‌‍​‍​‍​ ‍‍​‍​‍​‍ ‌ ​ ‌ ‌​‌ ‌‌‌‍‌​‌‍‍‌‌‍ ​‍ ‌‍‍‌‌‍ ‍‌ ‌​‌‍‌‌‌‍ ‍‌ ‌​​‍ ‌‍‌‌‌‍‌​‌‍‍‌‌ ‌​​‍ ‌‍ ‌‌‍ ‌‍‌​‌‍‌‌​ ‌‌ ​​‌ ​‍‌‍‌‌‌ ​ ‌‍‌‌‌‍ ‍‌ ‌​‌‍​‌‌ ‌​‌‍‍‌‌‍ ‌‍ ‍​ ‍ ‌‍‍‌‌‍‌​​ ‌​ ‌‍‌‍‌​​ ‌ ‌‍​ ​ ​‍‌‍‌‍​ ‍‌​ ​‍​‍ ‌​ ‌‍​ ‌ ​ ​‌​ ‌‌​‍ ‌​ ‌​​ ​‌‌‍‌‌​ ​‍​‍ ‌​ ‍​​ ‌ ‌‍‌‌​ ‌‌​‍ ‌‌‍‌‍‌‍‌‌‌‍‌‍‌‍​‍​ ‍‌‌‍​‍​ ​​​ ‌ ‌‍‌‌‌‍​ ​ ‍​​ ‌‍​ ‍ ‌ ‌​‌ ‍‌‌ ​​‌‍‌‌​ ‌‌‍ ‍‌‍‌‌‌ ‌ ‌ ​ ​ ‍ ‌ ​​‌‍​‌‌ ‌​‌‍‍​​ ‌‌‍​ ‌‍ ‌‍ ‍‌ ‌​‌‍‌‌‌‍ ‍‌ ‌​​‍‌‌​ ‌‌‌​​‍‌‌ ‌‍‍ ‌‍‌‌‌ ‍‌​‍‌‌​ ​ ‌​‌​​‍‌‌​ ​ ‌​‌​​‍‌‌​ ​‍​ ​‍‌‍‌‍​ ‌​‌‍​‍​ ​​​ ‌​​ ​‌‌‍​‌​ ​​‌‍​ ‌‍‌‍​ ‌‌​ ​‌​‍‌‌​ ​‍​ ​‍​‍‌‌​ ‌‌‌​‌​​‍ ‍‌‍​ ‌‍‍​‌‍‍‌‌‍ ​‌‍‌​‌ ​‍‌‍‌‌‌‍ ‍​‍‌‌​ ‌‌‌​​‍‌‌ ‌‍‍ ‌‍‌‌‌ ‍‌​‍‌‌​ ​ ‌​‌​​‍‌‌​ ​ ‌​‌​​‍‌‌​ ​‍​ ​‍​ ​‌​ ‌ ​ ‍​​ ​‌​ ​ ‌‍‌​​ ​ ​ ‌ ​ ‍​​ ‌​​ ‌‍​ ‌‍​‍‌‌​ ​‍​ ​‍​‍‌‌​ ‌‌‌​‌​​‍ ‍‌ ‌​‌‍‌‌‌ ‍​‌ ‌​​ ‌‍​‍‌‍​‌‌ ​ ‌‍‌‌‌‌‌‌‌ ​‍‌‍ ​​ ‌​‍‌‌​ ​‍‌​‌‍‌ ​ ‌ ‌​‌ ‌‌‌‍‌​‌‍‍‌‌‍ ​‍‌‍‌‍‍‌‌‍‌​​ ‌​ ‌‍‌‍‌​​ ‌ ‌‍​ ​ ​‍‌‍‌‍​ ‍‌​ ​‍​‍ ‌​ ‌‍​ ‌ ​ ​‌​ ‌‌​‍ ‌​ ‌​​ ​‌‌‍‌‌​ ​‍​‍ ‌​ ‍​​ ‌ ‌‍‌‌​ ‌‌​‍ ‌‌‍‌‍‌‍‌‌‌‍‌‍‌‍​‍​ ‍‌‌‍​‍​ ​​​ ‌ ‌‍‌‌‌‍​ ​ ‍​​ ‌‍​‍‌‍‌ ‌​‌ ‍‌‌ ​​‌‍‌‌​ ‌‌‍ ‍‌‍‌‌‌ ‌ ‌ ​ ​‍‌‍‌ ​​‌‍​‌‌ ‌​‌‍‍​​ ‌‌‍​ ‌‍ ‌‍ ‍‌ ‌​‌‍‌‌‌‍ ‍‌ ‌​​‍‌‌​ ‌‌‌​​‍‌‌ ‌‍‍ ‌‍‌‌‌ ‍‌​‍‌‌​ ​ ‌​‌​​‍‌‌​ ​ ‌​‌​​‍‌‌​ ​‍​ ​‍‌‍‌‍​ ‌​‌‍​‍​ ​​​ ‌​​ ​‌‌‍​‌​ ​​‌‍​ ‌‍‌‍​ ‌‌​ ​‌​‍‌‌​ ​‍​ ​‍​‍‌‌​ ‌‌‌​‌​​‍ ‍‌‍​ ‌‍‍​‌‍‍‌‌‍ ​‌‍‌​‌ ​‍‌‍‌‌‌‍ ‍​‍‌‌​ ‌‌‌​​‍‌‌ ‌‍‍ ‌‍‌‌‌ ‍‌​‍‌‌​ ​ ‌​‌​​‍‌‌​ ​ ‌​‌​​‍‌‌​ ​‍​ ​‍​ ​‌​ ‌ ​ ‍​​ ​‌​ ​ ‌‍‌​​ ​ ​ ‌ ​ ‍​​ ‌​​ ‌‍​ ‌‍​‍‌‌​ ​‍​ ​‍​‍‌‌​ ‌‌‌​‌​​‍ ‍‌ ‌​‌‍‌‌‌ ‍​‌ ‌​​‍‌‍‌ ​​‌‍‌‌‌ ​‍‌ ​ ‌ ​​‌‍‌‌‌‍​ ‌ ‌​‌‍‍‌‌ ‌‍‌‍‌‌​ ‌‌ ​​‌ ‌‌‌‍​‍‌‍ ​‌‍‍‌‌ ​ ‌‍‍​‌‍‌‌‌‍‌​​‍​‍‌ ‌ involves hands-on experiments and exploration​​​​‌ ‍ ​‍​‍‌‍ ‌ ​‍‌‍‍‌‌‍‌ ‌‍‍‌‌‍ ‍​‍​‍​ ‍‍​‍​‍‌ ​ ‌‍​‌‌‍ ‍‌‍‍‌‌ ‌​‌ ‍‌​‍ ‍‌‍‍‌‌‍ ​‍​‍​‍ ​​‍​‍‌‍‍​‌ ​‍‌‍‌‌‌‍‌‍​‍​‍​ ‍‍​‍​‍​‍ ‌ ​ ‌ ‌​‌ ‌‌‌‍‌​‌‍‍‌‌‍ ​‍ ‌‍‍‌‌‍ ‍‌ ‌​‌‍‌‌‌‍ ‍‌ ‌​​‍ ‌‍‌‌‌‍‌​‌‍‍‌‌ ‌​​‍ ‌‍ ‌‌‍ ‌‍‌​‌‍‌‌​ ‌‌ ​​‌ ​‍‌‍‌‌‌ ​ ‌‍‌‌‌‍ ‍‌ ‌​‌‍​‌‌ ‌​‌‍‍‌‌‍ ‌‍ ‍​ ‍ ‌‍‍‌‌‍‌​​ ‌​ ‌‍‌‍‌​​ ‌ ‌‍​ ​ ​‍‌‍‌‍​ ‍‌​ ​‍​‍ ‌​ ‌‍​ ‌ ​ ​‌​ ‌‌​‍ ‌​ ‌​​ ​‌‌‍‌‌​ ​‍​‍ ‌​ ‍​​ ‌ ‌‍‌‌​ ‌‌​‍ ‌‌‍‌‍‌‍‌‌‌‍‌‍‌‍​‍​ ‍‌‌‍​‍​ ​​​ ‌ ‌‍‌‌‌‍​ ​ ‍​​ ‌‍​ ‍ ‌ ‌​‌ ‍‌‌ ​​‌‍‌‌​ ‌‌‍ ‍‌‍‌‌‌ ‌ ‌ ​ ​ ‍ ‌ ​​‌‍​‌‌ ‌​‌‍‍​​ ‌‌‍​ ‌‍ ‌‍ ‍‌ ‌​‌‍‌‌‌‍ ‍‌ ‌​​‍‌‌​ ‌‌‌​​‍‌‌ ‌‍‍ ‌‍‌‌‌ ‍‌​‍‌‌​ ​ ‌​‌​​‍‌‌​ ​ ‌​‌​​‍‌‌​ ​‍​ ​‍‌‍‌‍​ ‌​‌‍​‍​ ​​​ ‌​​ ​‌‌‍​‌​ ​​‌‍​ ‌‍‌‍​ ‌‌​ ​‌​‍‌‌​ ​‍​ ​‍​‍‌‌​ ‌‌‌​‌​​‍ ‍‌‍​ ‌‍‍​‌‍‍‌‌‍ ​‌‍‌​‌ ​‍‌‍‌‌‌‍ ‍​‍‌‌​ ‌‌‌​​‍‌‌ ‌‍‍ ‌‍‌‌‌ ‍‌​‍‌‌​ ​ ‌​‌​​‍‌‌​ ​ ‌​‌​​‍‌‌​ ​‍​ ​‍‌‍‌‌​ ‌‍​ ‍‌‌‍‌‌​ ​ ‌‍‌​​ ​ ​ ‌​​ ​ ‌‍‌​‌‍‌​​ ​‍​‍‌‌​ ​‍​ ​‍​‍‌‌​ ‌‌‌​‌​​‍ ‍‌ ‌​‌‍‌‌‌ ‍​‌ ‌​​ ‌‍​‍‌‍​‌‌ ​ ‌‍‌‌‌‌‌‌‌ ​‍‌‍ ​​ ‌​‍‌‌​ ​‍‌​‌‍‌ ​ ‌ ‌​‌ ‌‌‌‍‌​‌‍‍‌‌‍ ​‍‌‍‌‍‍‌‌‍‌​​ ‌​ ‌‍‌‍‌​​ ‌ ‌‍​ ​ ​‍‌‍‌‍​ ‍‌​ ​‍​‍ ‌​ ‌‍​ ‌ ​ ​‌​ ‌‌​‍ ‌​ ‌​​ ​‌‌‍‌‌​ ​‍​‍ ‌​ ‍​​ ‌ ‌‍‌‌​ ‌‌​‍ ‌‌‍‌‍‌‍‌‌‌‍‌‍‌‍​‍​ ‍‌‌‍​‍​ ​​​ ‌ ‌‍‌‌‌‍​ ​ ‍​​ ‌‍​‍‌‍‌ ‌​‌ ‍‌‌ ​​‌‍‌‌​ ‌‌‍ ‍‌‍‌‌‌ ‌ ‌ ​ ​‍‌‍‌ ​​‌‍​‌‌ ‌​‌‍‍​​ ‌‌‍​ ‌‍ ‌‍ ‍‌ ‌​‌‍‌‌‌‍ ‍‌ ‌​​‍‌‌​ ‌‌‌​​‍‌‌ ‌‍‍ ‌‍‌‌‌ ‍‌​‍‌‌​ ​ ‌​‌​​‍‌‌​ ​ ‌​‌​​‍‌‌​ ​‍​ ​‍‌‍‌‍​ ‌​‌‍​‍​ ​​​ ‌​​ ​‌‌‍​‌​ ​​‌‍​ ‌‍‌‍​ ‌‌​ ​‌​‍‌‌​ ​‍​ ​‍​‍‌‌​ ‌‌‌​‌​​‍ ‍‌‍​ ‌‍‍​‌‍‍‌‌‍ ​‌‍‌​‌ ​‍‌‍‌‌‌‍ ‍​‍‌‌​ ‌‌‌​​‍‌‌ ‌‍‍ ‌‍‌‌‌ ‍‌​‍‌‌​ ​ ‌​‌​​‍‌‌​ ​ ‌​‌​​‍‌‌​ ​‍​ ​‍‌‍‌‌​ ‌‍​ ‍‌‌‍‌‌​ ​ ‌‍‌​​ ​ ​ ‌​​ ​ ‌‍‌​‌‍‌​​ ​‍​‍‌‌​ ​‍​ ​‍​‍‌‌​ ‌‌‌​‌​​‍ ‍‌ ‌​‌‍‌‌‌ ‍​‌ ‌​​‍‌‍‌ ​​‌‍‌‌‌ ​‍‌ ​ ‌ ​​‌‍‌‌‌‍​ ‌ ‌​‌‍‍‌‌ ‌‍‌‍‌‌​ ‌‌ ​​‌ ‌‌‌‍​‍‌‍ ​‌‍‍‌‌ ​ ‌‍‍​‌‍‌‌‌‍‌​​‍​‍‌ ‌
Parents exploring international schools often notice that lessons are
designed to make learning meaningful rather than repetitive.​​​​‌ ‍ ​‍​‍‌‍ ‌ ​‍‌‍‍‌‌‍‌ ‌‍‍‌‌‍ ‍​‍​‍​ ‍‍​‍​‍‌ ​ ‌‍​‌‌‍ ‍‌‍‍‌‌ ‌​‌ ‍‌​‍ ‍‌‍‍‌‌‍ ​‍​‍​‍ ​​‍​‍‌‍‍​‌ ​‍‌‍‌‌‌‍‌‍​‍​‍​ ‍‍​‍​‍​‍ ‌ ​ ‌ ‌​‌ ‌‌‌‍‌​‌‍‍‌‌‍ ​‍ ‌‍‍‌‌‍ ‍‌ ‌​‌‍‌‌‌‍ ‍‌ ‌​​‍ ‌‍‌‌‌‍‌​‌‍‍‌‌ ‌​​‍ ‌‍ ‌‌‍ ‌‍‌​‌‍‌‌​ ‌‌ ​​‌ ​‍‌‍‌‌‌ ​ ‌‍‌‌‌‍ ‍‌ ‌​‌‍​‌‌ ‌​‌‍‍‌‌‍ ‌‍ ‍​ ‍ ‌‍‍‌‌‍‌​​ ‌​ ‌‍‌‍‌​​ ‌ ‌‍​ ​ ​‍‌‍‌‍​ ‍‌​ ​‍​‍ ‌​ ‌‍​ ‌ ​ ​‌​ ‌‌​‍ ‌​ ‌​​ ​‌‌‍‌‌​ ​‍​‍ ‌​ ‍​​ ‌ ‌‍‌‌​ ‌‌​‍ ‌‌‍‌‍‌‍‌‌‌‍‌‍‌‍​‍​ ‍‌‌‍​‍​ ​​​ ‌ ‌‍‌‌‌‍​ ​ ‍​​ ‌‍​ ‍ ‌ ‌​‌ ‍‌‌ ​​‌‍‌‌​ ‌‌‍ ‍‌‍‌‌‌ ‌ ‌ ​ ​ ‍ ‌ ​​‌‍​‌‌ ‌​‌‍‍​​ ‌‌‍​ ‌‍ ‌‍ ‍‌ ‌​‌‍‌‌‌‍ ‍‌ ‌​​‍‌‌​ ‌‌‌​​‍‌‌ ‌‍‍ ‌‍‌‌‌ ‍‌​‍‌‌​ ​ ‌​‌​​‍‌‌​ ​ ‌​‌​​‍‌‌​ ​‍​ ​‍​ ​‍​ ‍​‌‍‌‌​ ​‍​ ​​​ ​‌​ ​‍​ ​​​ ‍​​ ‌‍‌‍​ ‌‍‌‌​‍‌‌​ ​‍​ ​‍​‍‌‌​ ‌‌‌​‌​​‍ ‍‌‍​ ‌‍‍​‌‍‍‌‌‍ ​‌‍‌​‌ ​‍‌‍‌‌‌‍ ‍​‍‌‌​ ‌‌‌​​‍‌‌ ‌‍‍ ‌‍‌‌‌ ‍‌​‍‌‌​ ​ ‌​‌​​‍‌‌​ ​ ‌​‌​​‍‌‌​ ​‍​ ​‍​ ‍​‌‍​ ​ ​ ‌‍​‍​ ​‍​ ‌‌‌‍‌‌‌‍‌​​ ​​‌‍‌​‌‍​ ‌‍​‍​‍‌‌​ ​‍​ ​‍​‍‌‌​ ‌‌‌​‌​​‍ ‍‌ ‌​‌‍‌‌‌ ‍​‌ ‌​​ ‌‍​‍‌‍​‌‌ ​ ‌‍‌‌‌‌‌‌‌ ​‍‌‍ ​​ ‌​‍‌‌​ ​‍‌​‌‍‌ ​ ‌ ‌​‌ ‌‌‌‍‌​‌‍‍‌‌‍ ​‍‌‍‌‍‍‌‌‍‌​​ ‌​ ‌‍‌‍‌​​ ‌ ‌‍​ ​ ​‍‌‍‌‍​ ‍‌​ ​‍​‍ ‌​ ‌‍​ ‌ ​ ​‌​ ‌‌​‍ ‌​ ‌​​ ​‌‌‍‌‌​ ​‍​‍ ‌​ ‍​​ ‌ ‌‍‌‌​ ‌‌​‍ ‌‌‍‌‍‌‍‌‌‌‍‌‍‌‍​‍​ ‍‌‌‍​‍​ ​​​ ‌ ‌‍‌‌‌‍​ ​ ‍​​ ‌‍​‍‌‍‌ ‌​‌ ‍‌‌ ​​‌‍‌‌​ ‌‌‍ ‍‌‍‌‌‌ ‌ ‌ ​ ​‍‌‍‌ ​​‌‍​‌‌ ‌​‌‍‍​​ ‌‌‍​ ‌‍ ‌‍ ‍‌ ‌​‌‍‌‌‌‍ ‍‌ ‌​​‍‌‌​ ‌‌‌​​‍‌‌ ‌‍‍ ‌‍‌‌‌ ‍‌​‍‌‌​ ​ ‌​‌​​‍‌‌​ ​ ‌​‌​​‍‌‌​ ​‍​ ​‍​ ​‍​ ‍​‌‍‌‌​ ​‍​ ​​​ ​‌​ ​‍​ ​​​ ‍​​ ‌‍‌‍​ ‌‍‌‌​‍‌‌​ ​‍​ ​‍​‍‌‌​ ‌‌‌​‌​​‍ ‍‌‍​ ‌‍‍​‌‍‍‌‌‍ ​‌‍‌​‌ ​‍‌‍‌‌‌‍ ‍​‍‌‌​ ‌‌‌​​‍‌‌ ‌‍‍ ‌‍‌‌‌ ‍‌​‍‌‌​ ​ ‌​‌​​‍‌‌​ ​ ‌​‌​​‍‌‌​ ​‍​ ​‍​ ‍​‌‍​ ​ ​ ‌‍​‍​ ​‍​ ‌‌‌‍‌‌‌‍‌​​ ​​‌‍‌​‌‍​ ‌‍​‍​‍‌‌​ ​‍​ ​‍​‍‌‌​ ‌‌‌​‌​​‍ ‍‌ ‌​‌‍‌‌‌ ‍​‌ ‌​​‍‌‍‌ ​​‌‍‌‌‌ ​‍‌ ​ ‌ ​​‌‍‌‌‌‍​ ‌ ‌​‌‍‍‌‌ ‌‍‌‍‌‌​ ‌‌ ​​‌ ‌‌‌‍​‍‌‍ ​‌‍‍‌‌ ​ ‌‍‍​‌‍‌‌‌‍‌​​‍​‍‌ ‌
How Technology Enhances Learning​​​​‌ ‍ ​‍​‍‌‍ ‌ ​‍‌‍‍‌‌‍‌ ‌‍‍‌‌‍ ‍​‍​‍​ ‍‍​‍​‍‌ ​ ‌‍​‌‌‍ ‍‌‍‍‌‌ ‌​‌ ‍‌​‍ ‍‌‍‍‌‌‍ ​‍​‍​‍ ​​‍​‍‌‍‍​‌ ​‍‌‍‌‌‌‍‌‍​‍​‍​ ‍‍​‍​‍​‍ ‌ ​ ‌ ‌​‌ ‌‌‌‍‌​‌‍‍‌‌‍ ​‍ ‌‍‍‌‌‍ ‍‌ ‌​‌‍‌‌‌‍ ‍‌ ‌​​‍ ‌‍‌‌‌‍‌​‌‍‍‌‌ ‌​​‍ ‌‍ ‌‌‍ ‌‍‌​‌‍‌‌​ ‌‌ ​​‌ ​‍‌‍‌‌‌ ​ ‌‍‌‌‌‍ ‍‌ ‌​‌‍​‌‌ ‌​‌‍‍‌‌‍ ‌‍ ‍​ ‍ ‌‍‍‌‌‍‌​​ ‌​ ‌‍‌‍‌​​ ‌ ‌‍​ ​ ​‍‌‍‌‍​ ‍‌​ ​‍​‍ ‌​ ‌‍​ ‌ ​ ​‌​ ‌‌​‍ ‌​ ‌​​ ​‌‌‍‌‌​ ​‍​‍ ‌​ ‍​​ ‌ ‌‍‌‌​ ‌‌​‍ ‌‌‍‌‍‌‍‌‌‌‍‌‍‌‍​‍​ ‍‌‌‍​‍​ ​​​ ‌ ‌‍‌‌‌‍​ ​ ‍​​ ‌‍​ ‍ ‌ ‌​‌ ‍‌‌ ​​‌‍‌‌​ ‌‌‍ ‍‌‍‌‌‌ ‌ ‌ ​ ​ ‍ ‌ ​​‌‍​‌‌ ‌​‌‍‍​​ ‌‌‍​ ‌‍ ‌‍ ‍‌ ‌​‌‍‌‌‌‍ ‍‌ ‌​​‍‌‌​ ‌‌‌​​‍‌‌ ‌‍‍ ‌‍‌‌‌ ‍‌​‍‌‌​ ​ ‌​‌​​‍‌‌​ ​ ‌​‌​​‍‌‌​ ​‍​ ​‍​ ‌ ​ ‌​‌‍​‌​ ‌ ​ ‍‌​ ‌ ​ ​‌​ ‌‌‌‍‌‍​ ​‌‌‍‌​​ ‌‌​‍‌‌​ ​‍​ ​‍​‍‌‌​ ‌‌‌​‌​​‍ ‍‌‍​ ‌‍‍​‌‍‍‌‌‍ ​‌‍‌​‌ ​‍‌‍‌‌‌‍ ‍​‍‌‌​ ‌‌‌​​‍‌‌ ‌‍‍ ‌‍‌‌‌ ‍‌​‍‌‌​ ​ ‌​‌​​‍‌‌​ ​ ‌​‌​​‍‌‌​ ​‍​ ​‍​ ‌​​ ‌‍​ ​‍‌‍​‌​ ‌‍‌‍​‍‌‍‌​​ ‌ ​ ​‍​ ‍​​ ‍​​ ​​​‍‌‌​ ​‍​ ​‍​‍‌‌​ ‌‌‌​‌​​‍ ‍‌ ‌​‌‍‌‌‌ ‍​‌ ‌​​ ‌‍​‍‌‍​‌‌ ​ ‌‍‌‌‌‌‌‌‌ ​‍‌‍ ​​ ‌​‍‌‌​ ​‍‌​‌‍‌ ​ ‌ ‌​‌ ‌‌‌‍‌​‌‍‍‌‌‍ ​‍‌‍‌‍‍‌‌‍‌​​ ‌​ ‌‍‌‍‌​​ ‌ ‌‍​ ​ ​‍‌‍‌‍​ ‍‌​ ​‍​‍ ‌​ ‌‍​ ‌ ​ ​‌​ ‌‌​‍ ‌​ ‌​​ ​‌‌‍‌‌​ ​‍​‍ ‌​ ‍​​ ‌ ‌‍‌‌​ ‌‌​‍ ‌‌‍‌‍‌‍‌‌‌‍‌‍‌‍​‍​ ‍‌‌‍​‍​ ​​​ ‌ ‌‍‌‌‌‍​ ​ ‍​​ ‌‍​‍‌‍‌ ‌​‌ ‍‌‌ ​​‌‍‌‌​ ‌‌‍ ‍‌‍‌‌‌ ‌ ‌ ​ ​‍‌‍‌ ​​‌‍​‌‌ ‌​‌‍‍​​ ‌‌‍​ ‌‍ ‌‍ ‍‌ ‌​‌‍‌‌‌‍ ‍‌ ‌​​‍‌‌​ ‌‌‌​​‍‌‌ ‌‍‍ ‌‍‌‌‌ ‍‌​‍‌‌​ ​ ‌​‌​​‍‌‌​ ​ ‌​‌​​‍‌‌​ ​‍​ ​‍​ ‌ ​ ‌​‌‍​‌​ ‌ ​ ‍‌​ ‌ ​ ​‌​ ‌‌‌‍‌‍​ ​‌‌‍‌​​ ‌‌​‍‌‌​ ​‍​ ​‍​‍‌‌​ ‌‌‌​‌​​‍ ‍‌‍​ ‌‍‍​‌‍‍‌‌‍ ​‌‍‌​‌ ​‍‌‍‌‌‌‍ ‍​‍‌‌​ ‌‌‌​​‍‌‌ ‌‍‍ ‌‍‌‌‌ ‍‌​‍‌‌​ ​ ‌​‌​​‍‌‌​ ​ ‌​‌​​‍‌‌​ ​‍​ ​‍​ ‌​​ ‌‍​ ​‍‌‍​‌​ ‌‍‌‍​‍‌‍‌​​ ‌ ​ ​‍​ ‍​​ ‍​​ ​​​‍‌‌​ ​‍​ ​‍​‍‌‌​ ‌‌‌​‌​​‍ ‍‌ ‌​‌‍‌‌‌ ‍​‌ ‌​​‍‌‍‌ ​​‌‍‌‌‌ ​‍‌ ​ ‌ ​​‌‍‌‌‌‍​ ‌ ‌​‌‍‍‌‌ ‌‍‌‍‌‌​ ‌‌ ​​‌ ‌‌‌‍​‍‌‍ ​‌‍‍‌‌ ​ ‌‍‍​‌‍‌‌‌‍‌​​‍​‍‌ ‌
In today’s classrooms, digital tools play an important role in
supporting education. Understanding ​​​​‌ ‍ ​‍​‍‌‍ ‌ ​‍‌‍‍‌‌‍‌ ‌‍‍‌‌‍ ‍​‍​‍​ ‍‍​‍​‍‌ ​ ‌‍​‌‌‍ ‍‌‍‍‌‌ ‌​‌ ‍‌​‍ ‍‌‍‍‌‌‍ ​‍​‍​‍ ​​‍​‍‌‍‍​‌ ​‍‌‍‌‌‌‍‌‍​‍​‍​ ‍‍​‍​‍​‍ ‌ ​ ‌ ‌​‌ ‌‌‌‍‌​‌‍‍‌‌‍ ​‍ ‌‍‍‌‌‍ ‍‌ ‌​‌‍‌‌‌‍ ‍‌ ‌​​‍ ‌‍‌‌‌‍‌​‌‍‍‌‌ ‌​​‍ ‌‍ ‌‌‍ ‌‍‌​‌‍‌‌​ ‌‌ ​​‌ ​‍‌‍‌‌‌ ​ ‌‍‌‌‌‍ ‍‌ ‌​‌‍​‌‌ ‌​‌‍‍‌‌‍ ‌‍ ‍​ ‍ ‌‍‍‌‌‍‌​​ ‌​ ‌‍‌‍‌​​ ‌ ‌‍​ ​ ​‍‌‍‌‍​ ‍‌​ ​‍​‍ ‌​ ‌‍​ ‌ ​ ​‌​ ‌‌​‍ ‌​ ‌​​ ​‌‌‍‌‌​ ​‍​‍ ‌​ ‍​​ ‌ ‌‍‌‌​ ‌‌​‍ ‌‌‍‌‍‌‍‌‌‌‍‌‍‌‍​‍​ ‍‌‌‍​‍​ ​​​ ‌ ‌‍‌‌‌‍​ ​ ‍​​ ‌‍​ ‍ ‌ ‌​‌ ‍‌‌ ​​‌‍‌‌​ ‌‌‍ ‍‌‍‌‌‌ ‌ ‌ ​ ​ ‍ ‌ ​​‌‍​‌‌ ‌​‌‍‍​​ ‌‌‍​ ‌‍ ‌‍ ‍‌ ‌​‌‍‌‌‌‍ ‍‌ ‌​​‍‌‌​ ‌‌‌​​‍‌‌ ‌‍‍ ‌‍‌‌‌ ‍‌​‍‌‌​ ​ ‌​‌​​‍‌‌​ ​ ‌​‌​​‍‌‌​ ​‍​ ​‍​ ‌​​ ‌‍‌‍‌‌​ ‌‍​ ​‌​ ​ ​ ‍‌‌‍‌‌‌‍‌‌​ ‌ ​ ​​​ ‍​​‍‌‌​ ​‍​ ​‍​‍‌‌​ ‌‌‌​‌​​‍ ‍‌‍​ ‌‍‍​‌‍‍‌‌‍ ​‌‍‌​‌ ​‍‌‍‌‌‌‍ ‍​‍‌‌​ ‌‌‌​​‍‌‌ ‌‍‍ ‌‍‌‌‌ ‍‌​‍‌‌​ ​ ‌​‌​​‍‌‌​ ​ ‌​‌​​‍‌‌​ ​‍​ ​‍‌‍​ ​ ‌ ‌‍‌​‌‍​‌​ ​ ​ ‌​​ ​ ​ ‍‌​ ​ ​ ‌ ​ ​ ‌‍​‌​‍‌‌​ ​‍​ ​‍​‍‌‌​ ‌‌‌​‌​​‍ ‍‌ ‌​‌‍‌‌‌ ‍​‌ ‌​​ ‌‍​‍‌‍​‌‌ ​ ‌‍‌‌‌‌‌‌‌ ​‍‌‍ ​​ ‌​‍‌‌​ ​‍‌​‌‍‌ ​ ‌ ‌​‌ ‌‌‌‍‌​‌‍‍‌‌‍ ​‍‌‍‌‍‍‌‌‍‌​​ ‌​ ‌‍‌‍‌​​ ‌ ‌‍​ ​ ​‍‌‍‌‍​ ‍‌​ ​‍​‍ ‌​ ‌‍​ ‌ ​ ​‌​ ‌‌​‍ ‌​ ‌​​ ​‌‌‍‌‌​ ​‍​‍ ‌​ ‍​​ ‌ ‌‍‌‌​ ‌‌​‍ ‌‌‍‌‍‌‍‌‌‌‍‌‍‌‍​‍​ ‍‌‌‍​‍​ ​​​ ‌ ‌‍‌‌‌‍​ ​ ‍​​ ‌‍​‍‌‍‌ ‌​‌ ‍‌‌ ​​‌‍‌‌​ ‌‌‍ ‍‌‍‌‌‌ ‌ ‌ ​ ​‍‌‍‌ ​​‌‍​‌‌ ‌​‌‍‍​​ ‌‌‍​ ‌‍ ‌‍ ‍‌ ‌​‌‍‌‌‌‍ ‍‌ ‌​​‍‌‌​ ‌‌‌​​‍‌‌ ‌‍‍ ‌‍‌‌‌ ‍‌​‍‌‌​ ​ ‌​‌​​‍‌‌​ ​ ‌​‌​​‍‌‌​ ​‍​ ​‍​ ‌​​ ‌‍‌‍‌‌​ ‌‍​ ​‌​ ​ ​ ‍‌‌‍‌‌‌‍‌‌​ ‌ ​ ​​​ ‍​​‍‌‌​ ​‍​ ​‍​‍‌‌​ ‌‌‌​‌​​‍ ‍‌‍​ ‌‍‍​‌‍‍‌‌‍ ​‌‍‌​‌ ​‍‌‍‌‌‌‍ ‍​‍‌‌​ ‌‌‌​​‍‌‌ ‌‍‍ ‌‍‌‌‌ ‍‌​‍‌‌​ ​ ‌​‌​​‍‌‌​ ​ ‌​‌​​‍‌‌​ ​‍​ ​‍‌‍​ ​ ‌ ‌‍‌​‌‍​‌​ ​ ​ ‌​​ ​ ​ ‍‌​ ​ ​ ‌ ​ ​ ‌‍​‌​‍‌‌​ ​‍​ ​‍​‍‌‌​ ‌‌‌​‌​​‍ ‍‌ ‌​‌‍‌‌‌ ‍​‌ ‌​​‍‌‍‌ ​​‌‍‌‌‌ ​‍‌ ​ ‌ ​​‌‍‌‌‌‍​ ‌ ‌​‌‍‍‌‌ ‌‍‌‍‌‌​ ‌‌ ​​‌ ‌‌‌‍​‍‌‍ ​‌‍‍‌‌ ​ ‌‍‍​‌‍‌‌‌‍‌​​‍​‍‌ ‌ how technology enhances
learning​​​​‌ ‍ ​‍​‍‌‍ ‌ ​‍‌‍‍‌‌‍‌ ‌‍‍‌‌‍ ‍​‍​‍​ ‍‍​‍​‍‌ ​ ‌‍​‌‌‍ ‍‌‍‍‌‌ ‌​‌ ‍‌​‍ ‍‌‍‍‌‌‍ ​‍​‍​‍ ​​‍​‍‌‍‍​‌ ​‍‌‍‌‌‌‍‌‍​‍​‍​ ‍‍​‍​‍​‍ ‌ ​ ‌ ‌​‌ ‌‌‌‍‌​‌‍‍‌‌‍ ​‍ ‌‍‍‌‌‍ ‍‌ ‌​‌‍‌‌‌‍ ‍‌ ‌​​‍ ‌‍‌‌‌‍‌​‌‍‍‌‌ ‌​​‍ ‌‍ ‌‌‍ ‌‍‌​‌‍‌‌​ ‌‌ ​​‌ ​‍‌‍‌‌‌ ​ ‌‍‌‌‌‍ ‍‌ ‌​‌‍​‌‌ ‌​‌‍‍‌‌‍ ‌‍ ‍​ ‍ ‌‍‍‌‌‍‌​​ ‌​ ‌‍‌‍‌​​ ‌ ‌‍​ ​ ​‍‌‍‌‍​ ‍‌​ ​‍​‍ ‌​ ‌‍​ ‌ ​ ​‌​ ‌‌​‍ ‌​ ‌​​ ​‌‌‍‌‌​ ​‍​‍ ‌​ ‍​​ ‌ ‌‍‌‌​ ‌‌​‍ ‌‌‍‌‍‌‍‌‌‌‍‌‍‌‍​‍​ ‍‌‌‍​‍​ ​​​ ‌ ‌‍‌‌‌‍​ ​ ‍​​ ‌‍​ ‍ ‌ ‌​‌ ‍‌‌ ​​‌‍‌‌​ ‌‌‍ ‍‌‍‌‌‌ ‌ ‌ ​ ​ ‍ ‌ ​​‌‍​‌‌ ‌​‌‍‍​​ ‌‌‍​ ‌‍ ‌‍ ‍‌ ‌​‌‍‌‌‌‍ ‍‌ ‌​​‍‌‌​ ‌‌‌​​‍‌‌ ‌‍‍ ‌‍‌‌‌ ‍‌​‍‌‌​ ​ ‌​‌​​‍‌‌​ ​ ‌​‌​​‍‌‌​ ​‍​ ​‍​ ‌​​ ‌‍‌‍‌‌​ ‌‍​ ​‌​ ​ ​ ‍‌‌‍‌‌‌‍‌‌​ ‌ ​ ​​​ ‍​​‍‌‌​ ​‍​ ​‍​‍‌‌​ ‌‌‌​‌​​‍ ‍‌‍​ ‌‍‍​‌‍‍‌‌‍ ​‌‍‌​‌ ​‍‌‍‌‌‌‍ ‍​‍‌‌​ ‌‌‌​​‍‌‌ ‌‍‍ ‌‍‌‌‌ ‍‌​‍‌‌​ ​ ‌​‌​​‍‌‌​ ​ ‌​‌​​‍‌‌​ ​‍​ ​‍​ ‌‌​ ‍​‌‍‌​‌‍​‌​ ‍​​ ‌ ​ ​‍​ ​‍​ ​ ​ ​​​ ‍​​ ​​​‍‌‌​ ​‍​ ​‍​‍‌‌​ ‌‌‌​‌​​‍ ‍‌ ‌​‌‍‌‌‌ ‍​‌ ‌​​ ‌‍​‍‌‍​‌‌ ​ ‌‍‌‌‌‌‌‌‌ ​‍‌‍ ​​ ‌​‍‌‌​ ​‍‌​‌‍‌ ​ ‌ ‌​‌ ‌‌‌‍‌​‌‍‍‌‌‍ ​‍‌‍‌‍‍‌‌‍‌​​ ‌​ ‌‍‌‍‌​​ ‌ ‌‍​ ​ ​‍‌‍‌‍​ ‍‌​ ​‍​‍ ‌​ ‌‍​ ‌ ​ ​‌​ ‌‌​‍ ‌​ ‌​​ ​‌‌‍‌‌​ ​‍​‍ ‌​ ‍​​ ‌ ‌‍‌‌​ ‌‌​‍ ‌‌‍‌‍‌‍‌‌‌‍‌‍‌‍​‍​ ‍‌‌‍​‍​ ​​​ ‌ ‌‍‌‌‌‍​ ​ ‍​​ ‌‍​‍‌‍‌ ‌​‌ ‍‌‌ ​​‌‍‌‌​ ‌‌‍ ‍‌‍‌‌‌ ‌ ‌ ​ ​‍‌‍‌ ​​‌‍​‌‌ ‌​‌‍‍​​ ‌‌‍​ ‌‍ ‌‍ ‍‌ ‌​‌‍‌‌‌‍ ‍‌ ‌​​‍‌‌​ ‌‌‌​​‍‌‌ ‌‍‍ ‌‍‌‌‌ ‍‌​‍‌‌​ ​ ‌​‌​​‍‌‌​ ​ ‌​‌​​‍‌‌​ ​‍​ ​‍​ ‌​​ ‌‍‌‍‌‌​ ‌‍​ ​‌​ ​ ​ ‍‌‌‍‌‌‌‍‌‌​ ‌ ​ ​​​ ‍​​‍‌‌​ ​‍​ ​‍​‍‌‌​ ‌‌‌​‌​​‍ ‍‌‍​ ‌‍‍​‌‍‍‌‌‍ ​‌‍‌​‌ ​‍‌‍‌‌‌‍ ‍​‍‌‌​ ‌‌‌​​‍‌‌ ‌‍‍ ‌‍‌‌‌ ‍‌​‍‌‌​ ​ ‌​‌​​‍‌‌​ ​ ‌​‌​​‍‌‌​ ​‍​ ​‍​ ‌‌​ ‍​‌‍‌​‌‍​‌​ ‍​​ ‌ ​ ​‍​ ​‍​ ​ ​ ​​​ ‍​​ ​​​‍‌‌​ ​‍​ ​‍​‍‌‌​ ‌‌‌​‌​​‍ ‍‌ ‌​‌‍‌‌‌ ‍​‌ ‌​​‍‌‍‌ ​​‌‍‌‌‌ ​‍‌ ​ ‌ ​​‌‍‌‌‌‍​ ‌ ‌​‌‍‍‌‌ ‌‍‌‍‌‌​ ‌‌ ​​‌ ‌‌‌‍​‍‌‍ ​‌‍‍‌‌ ​ ‌‍‍​‌‍‌‌‌‍‌​​‍​‍‌ ‌ helps parents see how schools prepare students for a
modern, connected world.​​​​‌ ‍ ​‍​‍‌‍ ‌ ​‍‌‍‍‌‌‍‌ ‌‍‍‌‌‍ ‍​‍​‍​ ‍‍​‍​‍‌ ​ ‌‍​‌‌‍ ‍‌‍‍‌‌ ‌​‌ ‍‌​‍ ‍‌‍‍‌‌‍ ​‍​‍​‍ ​​‍​‍‌‍‍​‌ ​‍‌‍‌‌‌‍‌‍​‍​‍​ ‍‍​‍​‍​‍ ‌ ​ ‌ ‌​‌ ‌‌‌‍‌​‌‍‍‌‌‍ ​‍ ‌‍‍‌‌‍ ‍‌ ‌​‌‍‌‌‌‍ ‍‌ ‌​​‍ ‌‍‌‌‌‍‌​‌‍‍‌‌ ‌​​‍ ‌‍ ‌‌‍ ‌‍‌​‌‍‌‌​ ‌‌ ​​‌ ​‍‌‍‌‌‌ ​ ‌‍‌‌‌‍ ‍‌ ‌​‌‍​‌‌ ‌​‌‍‍‌‌‍ ‌‍ ‍​ ‍ ‌‍‍‌‌‍‌​​ ‌​ ‌‍‌‍‌​​ ‌ ‌‍​ ​ ​‍‌‍‌‍​ ‍‌​ ​‍​‍ ‌​ ‌‍​ ‌ ​ ​‌​ ‌‌​‍ ‌​ ‌​​ ​‌‌‍‌‌​ ​‍​‍ ‌​ ‍​​ ‌ ‌‍‌‌​ ‌‌​‍ ‌‌‍‌‍‌‍‌‌‌‍‌‍‌‍​‍​ ‍‌‌‍​‍​ ​​​ ‌ ‌‍‌‌‌‍​ ​ ‍​​ ‌‍​ ‍ ‌ ‌​‌ ‍‌‌ ​​‌‍‌‌​ ‌‌‍ ‍‌‍‌‌‌ ‌ ‌ ​ ​ ‍ ‌ ​​‌‍​‌‌ ‌​‌‍‍​​ ‌‌‍​ ‌‍ ‌‍ ‍‌ ‌​‌‍‌‌‌‍ ‍‌ ‌​​‍‌‌​ ‌‌‌​​‍‌‌ ‌‍‍ ‌‍‌‌‌ ‍‌​‍‌‌​ ​ ‌​‌​​‍‌‌​ ​ ‌​‌​​‍‌‌​ ​‍​ ​‍​ ‌​​ ‌‍‌‍‌‌​ ‌‍​ ​‌​ ​ ​ ‍‌‌‍‌‌‌‍‌‌​ ‌ ​ ​​​ ‍​​‍‌‌​ ​‍​ ​‍​‍‌‌​ ‌‌‌​‌​​‍ ‍‌‍​ ‌‍‍​‌‍‍‌‌‍ ​‌‍‌​‌ ​‍‌‍‌‌‌‍ ‍​‍‌‌​ ‌‌‌​​‍‌‌ ‌‍‍ ‌‍‌‌‌ ‍‌​‍‌‌​ ​ ‌​‌​​‍‌‌​ ​ ‌​‌​​‍‌‌​ ​‍​ ​‍‌‍​ ​ ‍​‌‍‌​​ ​‍​ ‍‌​ ‌‌​ ‌ ‌‍‌‍​ ​‌​ ‌‍‌‍​ ​ ​‍​‍‌‌​ ​‍​ ​‍​‍‌‌​ ‌‌‌​‌​​‍ ‍‌ ‌​‌‍‌‌‌ ‍​‌ ‌​​ ‌‍​‍‌‍​‌‌ ​ ‌‍‌‌‌‌‌‌‌ ​‍‌‍ ​​ ‌​‍‌‌​ ​‍‌​‌‍‌ ​ ‌ ‌​‌ ‌‌‌‍‌​‌‍‍‌‌‍ ​‍‌‍‌‍‍‌‌‍‌​​ ‌​ ‌‍‌‍‌​​ ‌ ‌‍​ ​ ​‍‌‍‌‍​ ‍‌​ ​‍​‍ ‌​ ‌‍​ ‌ ​ ​‌​ ‌‌​‍ ‌​ ‌​​ ​‌‌‍‌‌​ ​‍​‍ ‌​ ‍​​ ‌ ‌‍‌‌​ ‌‌​‍ ‌‌‍‌‍‌‍‌‌‌‍‌‍‌‍​‍​ ‍‌‌‍​‍​ ​​​ ‌ ‌‍‌‌‌‍​ ​ ‍​​ ‌‍​‍‌‍‌ ‌​‌ ‍‌‌ ​​‌‍‌‌​ ‌‌‍ ‍‌‍‌‌‌ ‌ ‌ ​ ​‍‌‍‌ ​​‌‍​‌‌ ‌​‌‍‍​​ ‌‌‍​ ‌‍ ‌‍ ‍‌ ‌​‌‍‌‌‌‍ ‍‌ ‌​​‍‌‌​ ‌‌‌​​‍‌‌ ‌‍‍ ‌‍‌‌‌ ‍‌​‍‌‌​ ​ ‌​‌​​‍‌‌​ ​ ‌​‌​​‍‌‌​ ​‍​ ​‍​ ‌​​ ‌‍‌‍‌‌​ ‌‍​ ​‌​ ​ ​ ‍‌‌‍‌‌‌‍‌‌​ ‌ ​ ​​​ ‍​​‍‌‌​ ​‍​ ​‍​‍‌‌​ ‌‌‌​‌​​‍ ‍‌‍​ ‌‍‍​‌‍‍‌‌‍ ​‌‍‌​‌ ​‍‌‍‌‌‌‍ ‍​‍‌‌​ ‌‌‌​​‍‌‌ ‌‍‍ ‌‍‌‌‌ ‍‌​‍‌‌​ ​ ‌​‌​​‍‌‌​ ​ ‌​‌​​‍‌‌​ ​‍​ ​‍‌‍​ ​ ‍​‌‍‌​​ ​‍​ ‍‌​ ‌‌​ ‌ ‌‍‌‍​ ​‌​ ‌‍‌‍​ ​ ​‍​‍‌‌​ ​‍​ ​‍​‍‌‌​ ‌‌‌​‌​​‍ ‍‌ ‌​‌‍‌‌‌ ‍​‌ ‌​​‍‌‍‌ ​​‌‍‌‌‌ ​‍‌ ​ ‌ ​​‌‍‌‌‌‍​ ‌ ‌​‌‍‍‌‌ ‌‍‌‍‌‌​ ‌‌ ​​‌ ‌‌‌‍​‍‌‍ ​‌‍‍‌‌ ​ ‌‍‍​‌‍‌‌‌‍‌​​‍​‍‌ ‌
Students may use:​​​​‌ ‍ ​‍​‍‌‍ ‌ ​‍‌‍‍‌‌‍‌ ‌‍‍‌‌‍ ‍​‍​‍​ ‍‍​‍​‍‌ ​ ‌‍​‌‌‍ ‍‌‍‍‌‌ ‌​‌ ‍‌​‍ ‍‌‍‍‌‌‍ ​‍​‍​‍ ​​‍​‍‌‍‍​‌ ​‍‌‍‌‌‌‍‌‍​‍​‍​ ‍‍​‍​‍​‍ ‌ ​ ‌ ‌​‌ ‌‌‌‍‌​‌‍‍‌‌‍ ​‍ ‌‍‍‌‌‍ ‍‌ ‌​‌‍‌‌‌‍ ‍‌ ‌​​‍ ‌‍‌‌‌‍‌​‌‍‍‌‌ ‌​​‍ ‌‍ ‌‌‍ ‌‍‌​‌‍‌‌​ ‌‌ ​​‌ ​‍‌‍‌‌‌ ​ ‌‍‌‌‌‍ ‍‌ ‌​‌‍​‌‌ ‌​‌‍‍‌‌‍ ‌‍ ‍​ ‍ ‌‍‍‌‌‍‌​​ ‌​ ‌‍‌‍‌​​ ‌ ‌‍​ ​ ​‍‌‍‌‍​ ‍‌​ ​‍​‍ ‌​ ‌‍​ ‌ ​ ​‌​ ‌‌​‍ ‌​ ‌​​ ​‌‌‍‌‌​ ​‍​‍ ‌​ ‍​​ ‌ ‌‍‌‌​ ‌‌​‍ ‌‌‍‌‍‌‍‌‌‌‍‌‍‌‍​‍​ ‍‌‌‍​‍​ ​​​ ‌ ‌‍‌‌‌‍​ ​ ‍​​ ‌‍​ ‍ ‌ ‌​‌ ‍‌‌ ​​‌‍‌‌​ ‌‌‍ ‍‌‍‌‌‌ ‌ ‌ ​ ​ ‍ ‌ ​​‌‍​‌‌ ‌​‌‍‍​​ ‌‌‍​ ‌‍ ‌‍ ‍‌ ‌​‌‍‌‌‌‍ ‍‌ ‌​​‍‌‌​ ‌‌‌​​‍‌‌ ‌‍‍ ‌‍‌‌‌ ‍‌​‍‌‌​ ​ ‌​‌​​‍‌‌​ ​ ‌​‌​​‍‌‌​ ​‍​ ​‍‌‍​ ​ ​​​ ​‌​ ​‍‌‍‌‌​ ‍‌​ ​ ​ ‍‌​ ​ ‌‍​‍​ ​​‌‍​‌​‍‌‌​ ​‍​ ​‍​‍‌‌​ ‌‌‌​‌​​‍ ‍‌‍​ ‌‍‍​‌‍‍‌‌‍ ​‌‍‌​‌ ​‍‌‍‌‌‌‍ ‍​‍‌‌​ ‌‌‌​​‍‌‌ ‌‍‍ ‌‍‌‌‌ ‍‌​‍‌‌​ ​ ‌​‌​​‍‌‌​ ​ ‌​‌​​‍‌‌​ ​‍​ ​‍​ ​ ​ ‌‍‌‍​ ‌‍‌‌‌‍‌​​ ​‌​ ​‌​ ‌​​ ‍‌‌‍​‌​ ​ ​ ‍‌​‍‌‌​ ​‍​ ​‍​‍‌‌​ ‌‌‌​‌​​‍ ‍‌ ‌​‌‍‌‌‌ ‍​‌ ‌​​ ‌‍​‍‌‍​‌‌ ​ ‌‍‌‌‌‌‌‌‌ ​‍‌‍ ​​ ‌​‍‌‌​ ​‍‌​‌‍‌ ​ ‌ ‌​‌ ‌‌‌‍‌​‌‍‍‌‌‍ ​‍‌‍‌‍‍‌‌‍‌​​ ‌​ ‌‍‌‍‌​​ ‌ ‌‍​ ​ ​‍‌‍‌‍​ ‍‌​ ​‍​‍ ‌​ ‌‍​ ‌ ​ ​‌​ ‌‌​‍ ‌​ ‌​​ ​‌‌‍‌‌​ ​‍​‍ ‌​ ‍​​ ‌ ‌‍‌‌​ ‌‌​‍ ‌‌‍‌‍‌‍‌‌‌‍‌‍‌‍​‍​ ‍‌‌‍​‍​ ​​​ ‌ ‌‍‌‌‌‍​ ​ ‍​​ ‌‍​‍‌‍‌ ‌​‌ ‍‌‌ ​​‌‍‌‌​ ‌‌‍ ‍‌‍‌‌‌ ‌ ‌ ​ ​‍‌‍‌ ​​‌‍​‌‌ ‌​‌‍‍​​ ‌‌‍​ ‌‍ ‌‍ ‍‌ ‌​‌‍‌‌‌‍ ‍‌ ‌​​‍‌‌​ ‌‌‌​​‍‌‌ ‌‍‍ ‌‍‌‌‌ ‍‌​‍‌‌​ ​ ‌​‌​​‍‌‌​ ​ ‌​‌​​‍‌‌​ ​‍​ ​‍‌‍​ ​ ​​​ ​‌​ ​‍‌‍‌‌​ ‍‌​ ​ ​ ‍‌​ ​ ‌‍​‍​ ​​‌‍​‌​‍‌‌​ ​‍​ ​‍​‍‌‌​ ‌‌‌​‌​​‍ ‍‌‍​ ‌‍‍​‌‍‍‌‌‍ ​‌‍‌​‌ ​‍‌‍‌‌‌‍ ‍​‍‌‌​ ‌‌‌​​‍‌‌ ‌‍‍ ‌‍‌‌‌ ‍‌​‍‌‌​ ​ ‌​‌​​‍‌‌​ ​ ‌​‌​​‍‌‌​ ​‍​ ​‍​ ​ ​ ‌‍‌‍​ ‌‍‌‌‌‍‌​​ ​‌​ ​‌​ ‌​​ ‍‌‌‍​‌​ ​ ​ ‍‌​‍‌‌​ ​‍​ ​‍​‍‌‌​ ‌‌‌​‌​​‍ ‍‌ ‌​‌‍‌‌‌ ‍​‌ ‌​​‍‌‍‌ ​​‌‍‌‌‌ ​‍‌ ​ ‌ ​​‌‍‌‌‌‍​ ‌ ‌​‌‍‍‌‌ ‌‍‌‍‌‌​ ‌‌ ​​‌ ‌‌‌‍​‍‌‍ ​‌‍‍‌‌ ​ ‌‍‍​‌‍‌‌‌‍‌​​‍​‍‌ ‌
Tablets or laptops for research and interactive activities​​​​‌ ‍ ​‍​‍‌‍ ‌ ​‍‌‍‍‌‌‍‌ ‌‍‍‌‌‍ ‍​‍​‍​ ‍‍​‍​‍‌ ​ ‌‍​‌‌‍ ‍‌‍‍‌‌ ‌​‌ ‍‌​‍ ‍‌‍‍‌‌‍ ​‍​‍​‍ ​​‍​‍‌‍‍​‌ ​‍‌‍‌‌‌‍‌‍​‍​‍​ ‍‍​‍​‍​‍ ‌ ​ ‌ ‌​‌ ‌‌‌‍‌​‌‍‍‌‌‍ ​‍ ‌‍‍‌‌‍ ‍‌ ‌​‌‍‌‌‌‍ ‍‌ ‌​​‍ ‌‍‌‌‌‍‌​‌‍‍‌‌ ‌​​‍ ‌‍ ‌‌‍ ‌‍‌​‌‍‌‌​ ‌‌ ​​‌ ​‍‌‍‌‌‌ ​ ‌‍‌‌‌‍ ‍‌ ‌​‌‍​‌‌ ‌​‌‍‍‌‌‍ ‌‍ ‍​ ‍ ‌‍‍‌‌‍‌​​ ‌​ ‌‍‌‍‌​​ ‌ ‌‍​ ​ ​‍‌‍‌‍​ ‍‌​ ​‍​‍ ‌​ ‌‍​ ‌ ​ ​‌​ ‌‌​‍ ‌​ ‌​​ ​‌‌‍‌‌​ ​‍​‍ ‌​ ‍​​ ‌ ‌‍‌‌​ ‌‌​‍ ‌‌‍‌‍‌‍‌‌‌‍‌‍‌‍​‍​ ‍‌‌‍​‍​ ​​​ ‌ ‌‍‌‌‌‍​ ​ ‍​​ ‌‍​ ‍ ‌ ‌​‌ ‍‌‌ ​​‌‍‌‌​ ‌‌‍ ‍‌‍‌‌‌ ‌ ‌ ​ ​ ‍ ‌ ​​‌‍​‌‌ ‌​‌‍‍​​ ‌‌‍​ ‌‍ ‌‍ ‍‌ ‌​‌‍‌‌‌‍ ‍‌ ‌​​‍‌‌​ ‌‌‌​​‍‌‌ ‌‍‍ ‌‍‌‌‌ ‍‌​‍‌‌​ ​ ‌​‌​​‍‌‌​ ​ ‌​‌​​‍‌‌​ ​‍​ ​‍‌‍‌​​ ​​​ ​‍‌‍‌‍‌‍‌‍​ ​​​ ‌ ‌‍​‌‌‍​ ​ ‍​​ ‍​‌‍‌‌​‍‌‌​ ​‍​ ​‍​‍‌‌​ ‌‌‌​‌​​‍ ‍‌‍​ ‌‍‍​‌‍‍‌‌‍ ​‌‍‌​‌ ​‍‌‍‌‌‌‍ ‍​‍‌‌​ ‌‌‌​​‍‌‌ ‌‍‍ ‌‍‌‌‌ ‍‌​‍‌‌​ ​ ‌​‌​​‍‌‌​ ​ ‌​‌​​‍‌‌​ ​‍​ ​‍​ ‍​‌‍​ ​ ​ ‌‍​‌​ ‍‌‌‍​ ​ ​‍​ ​​​ ‌​‌‍​ ​ ​‌‌‍‌​​‍‌‌​ ​‍​ ​‍​‍‌‌​ ‌‌‌​‌​​‍ ‍‌ ‌​‌‍‌‌‌ ‍​‌ ‌​​ ‌‍​‍‌‍​‌‌ ​ ‌‍‌‌‌‌‌‌‌ ​‍‌‍ ​​ ‌​‍‌‌​ ​‍‌​‌‍‌ ​ ‌ ‌​‌ ‌‌‌‍‌​‌‍‍‌‌‍ ​‍‌‍‌‍‍‌‌‍‌​​ ‌​ ‌‍‌‍‌​​ ‌ ‌‍​ ​ ​‍‌‍‌‍​ ‍‌​ ​‍​‍ ‌​ ‌‍​ ‌ ​ ​‌​ ‌‌​‍ ‌​ ‌​​ ​‌‌‍‌‌​ ​‍​‍ ‌​ ‍​​ ‌ ‌‍‌‌​ ‌‌​‍ ‌‌‍‌‍‌‍‌‌‌‍‌‍‌‍​‍​ ‍‌‌‍​‍​ ​​​ ‌ ‌‍‌‌‌‍​ ​ ‍​​ ‌‍​‍‌‍‌ ‌​‌ ‍‌‌ ​​‌‍‌‌​ ‌‌‍ ‍‌‍‌‌‌ ‌ ‌ ​ ​‍‌‍‌ ​​‌‍​‌‌ ‌​‌‍‍​​ ‌‌‍​ ‌‍ ‌‍ ‍‌ ‌​‌‍‌‌‌‍ ‍‌ ‌​​‍‌‌​ ‌‌‌​​‍‌‌ ‌‍‍ ‌‍‌‌‌ ‍‌​‍‌‌​ ​ ‌​‌​​‍‌‌​ ​ ‌​‌​​‍‌‌​ ​‍​ ​‍‌‍‌​​ ​​​ ​‍‌‍‌‍‌‍‌‍​ ​​​ ‌ ‌‍​‌‌‍​ ​ ‍​​ ‍​‌‍‌‌​‍‌‌​ ​‍​ ​‍​‍‌‌​ ‌‌‌​‌​​‍ ‍‌‍​ ‌‍‍​‌‍‍‌‌‍ ​‌‍‌​‌ ​‍‌‍‌‌‌‍ ‍​‍‌‌​ ‌‌‌​​‍‌‌ ‌‍‍ ‌‍‌‌‌ ‍‌​‍‌‌​ ​ ‌​‌​​‍‌‌​ ​ ‌​‌​​‍‌‌​ ​‍​ ​‍​ ‍​‌‍​ ​ ​ ‌‍​‌​ ‍‌‌‍​ ​ ​‍​ ​​​ ‌​‌‍​ ​ ​‌‌‍‌​​‍‌‌​ ​‍​ ​‍​‍‌‌​ ‌‌‌​‌​​‍ ‍‌ ‌​‌‍‌‌‌ ‍​‌ ‌​​‍‌‍‌ ​​‌‍‌‌‌ ​‍‌ ​ ‌ ​​‌‍‌‌‌‍​ ‌ ‌​‌‍‍‌‌ ‌‍‌‍‌‌​ ‌‌ ​​‌ ‌‌‌‍​‍‌‍ ​‌‍‍‌‌ ​ ‌‍‍​‌‍‌‌‌‍‌​​‍​‍‌ ‌
Educational platforms for personalised learning​​​​‌ ‍ ​‍​‍‌‍ ‌ ​‍‌‍‍‌‌‍‌ ‌‍‍‌‌‍ ‍​‍​‍​ ‍‍​‍​‍‌ ​ ‌‍​‌‌‍ ‍‌‍‍‌‌ ‌​‌ ‍‌​‍ ‍‌‍‍‌‌‍ ​‍​‍​‍ ​​‍​‍‌‍‍​‌ ​‍‌‍‌‌‌‍‌‍​‍​‍​ ‍‍​‍​‍​‍ ‌ ​ ‌ ‌​‌ ‌‌‌‍‌​‌‍‍‌‌‍ ​‍ ‌‍‍‌‌‍ ‍‌ ‌​‌‍‌‌‌‍ ‍‌ ‌​​‍ ‌‍‌‌‌‍‌​‌‍‍‌‌ ‌​​‍ ‌‍ ‌‌‍ ‌‍‌​‌‍‌‌​ ‌‌ ​​‌ ​‍‌‍‌‌‌ ​ ‌‍‌‌‌‍ ‍‌ ‌​‌‍​‌‌ ‌​‌‍‍‌‌‍ ‌‍ ‍​ ‍ ‌‍‍‌‌‍‌​​ ‌​ ‌‍‌‍‌​​ ‌ ‌‍​ ​ ​‍‌‍‌‍​ ‍‌​ ​‍​‍ ‌​ ‌‍​ ‌ ​ ​‌​ ‌‌​‍ ‌​ ‌​​ ​‌‌‍‌‌​ ​‍​‍ ‌​ ‍​​ ‌ ‌‍‌‌​ ‌‌​‍ ‌‌‍‌‍‌‍‌‌‌‍‌‍‌‍​‍​ ‍‌‌‍​‍​ ​​​ ‌ ‌‍‌‌‌‍​ ​ ‍​​ ‌‍​ ‍ ‌ ‌​‌ ‍‌‌ ​​‌‍‌‌​ ‌‌‍ ‍‌‍‌‌‌ ‌ ‌ ​ ​ ‍ ‌ ​​‌‍​‌‌ ‌​‌‍‍​​ ‌‌‍​ ‌‍ ‌‍ ‍‌ ‌​‌‍‌‌‌‍ ‍‌ ‌​​‍‌‌​ ‌‌‌​​‍‌‌ ‌‍‍ ‌‍‌‌‌ ‍‌​‍‌‌​ ​ ‌​‌​​‍‌‌​ ​ ‌​‌​​‍‌‌​ ​‍​ ​‍​ ‌‌‌‍​‌​ ‍‌​ ‌‌​ ​​​ ‌‍‌‍​‌‌‍​‍​ ​‌‌‍‌‌‌‍​‍​ ​ ​‍‌‌​ ​‍​ ​‍​‍‌‌​ ‌‌‌​‌​​‍ ‍‌‍​ ‌‍‍​‌‍‍‌‌‍ ​‌‍‌​‌ ​‍‌‍‌‌‌‍ ‍​‍‌‌​ ‌‌‌​​‍‌‌ ‌‍‍ ‌‍‌‌‌ ‍‌​‍‌‌​ ​ ‌​‌​​‍‌‌​ ​ ‌​‌​​‍‌‌​ ​‍​ ​‍​ ​ ‌‍‌‌​ ​‍​ ‌ ​ ‍‌​ ​‌​ ​​​ ‌‍​ ​ ​ ‌‌​ ​ ​ ‌‌​‍‌‌​ ​‍​ ​‍​‍‌‌​ ‌‌‌​‌​​‍ ‍‌ ‌​‌‍‌‌‌ ‍​‌ ‌​​ ‌‍​‍‌‍​‌‌ ​ ‌‍‌‌‌‌‌‌‌ ​‍‌‍ ​​ ‌​‍‌‌​ ​‍‌​‌‍‌ ​ ‌ ‌​‌ ‌‌‌‍‌​‌‍‍‌‌‍ ​‍‌‍‌‍‍‌‌‍‌​​ ‌​ ‌‍‌‍‌​​ ‌ ‌‍​ ​ ​‍‌‍‌‍​ ‍‌​ ​‍​‍ ‌​ ‌‍​ ‌ ​ ​‌​ ‌‌​‍ ‌​ ‌​​ ​‌‌‍‌‌​ ​‍​‍ ‌​ ‍​​ ‌ ‌‍‌‌​ ‌‌​‍ ‌‌‍‌‍‌‍‌‌‌‍‌‍‌‍​‍​ ‍‌‌‍​‍​ ​​​ ‌ ‌‍‌‌‌‍​ ​ ‍​​ ‌‍​‍‌‍‌ ‌​‌ ‍‌‌ ​​‌‍‌‌​ ‌‌‍ ‍‌‍‌‌‌ ‌ ‌ ​ ​‍‌‍‌ ​​‌‍​‌‌ ‌​‌‍‍​​ ‌‌‍​ ‌‍ ‌‍ ‍‌ ‌​‌‍‌‌‌‍ ‍‌ ‌​​‍‌‌​ ‌‌‌​​‍‌‌ ‌‍‍ ‌‍‌‌‌ ‍‌​‍‌‌​ ​ ‌​‌​​‍‌‌​ ​ ‌​‌​​‍‌‌​ ​‍​ ​‍​ ‌‌‌‍​‌​ ‍‌​ ‌‌​ ​​​ ‌‍‌‍​‌‌‍​‍​ ​‌‌‍‌‌‌‍​‍​ ​ ​‍‌‌​ ​‍​ ​‍​‍‌‌​ ‌‌‌​‌​​‍ ‍‌‍​ ‌‍‍​‌‍‍‌‌‍ ​‌‍‌​‌ ​‍‌‍‌‌‌‍ ‍​‍‌‌​ ‌‌‌​​‍‌‌ ‌‍‍ ‌‍‌‌‌ ‍‌​‍‌‌​ ​ ‌​‌​​‍‌‌​ ​ ‌​‌​​‍‌‌​ ​‍​ ​‍​ ​ ‌‍‌‌​ ​‍​ ‌ ​ ‍‌​ ​‌​ ​​​ ‌‍​ ​ ​ ‌‌​ ​ ​ ‌‌​‍‌‌​ ​‍​ ​‍​‍‌‌​ ‌‌‌​‌​​‍ ‍‌ ‌​‌‍‌‌‌ ‍​‌ ‌​​‍‌‍‌ ​​‌‍‌‌‌ ​‍‌ ​ ‌ ​​‌‍‌‌‌‍​ ‌ ‌​‌‍‍‌‌ ‌‍‌‍‌‌​ ‌‌ ​​‌ ‌‌‌‍​‍‌‍ ​‌‍‍‌‌ ​ ‌‍‍​‌‍‌‌‌‍‌​​‍​‍‌ ‌
Multimedia tools to present projects creatively​​​​‌ ‍ ​‍​‍‌‍ ‌ ​‍‌‍‍‌‌‍‌ ‌‍‍‌‌‍ ‍​‍​‍​ ‍‍​‍​‍‌ ​ ‌‍​‌‌‍ ‍‌‍‍‌‌ ‌​‌ ‍‌​‍ ‍‌‍‍‌‌‍ ​‍​‍​‍ ​​‍​‍‌‍‍​‌ ​‍‌‍‌‌‌‍‌‍​‍​‍​ ‍‍​‍​‍​‍ ‌ ​ ‌ ‌​‌ ‌‌‌‍‌​‌‍‍‌‌‍ ​‍ ‌‍‍‌‌‍ ‍‌ ‌​‌‍‌‌‌‍ ‍‌ ‌​​‍ ‌‍‌‌‌‍‌​‌‍‍‌‌ ‌​​‍ ‌‍ ‌‌‍ ‌‍‌​‌‍‌‌​ ‌‌ ​​‌ ​‍‌‍‌‌‌ ​ ‌‍‌‌‌‍ ‍‌ ‌​‌‍​‌‌ ‌​‌‍‍‌‌‍ ‌‍ ‍​ ‍ ‌‍‍‌‌‍‌​​ ‌​ ‌‍‌‍‌​​ ‌ ‌‍​ ​ ​‍‌‍‌‍​ ‍‌​ ​‍​‍ ‌​ ‌‍​ ‌ ​ ​‌​ ‌‌​‍ ‌​ ‌​​ ​‌‌‍‌‌​ ​‍​‍ ‌​ ‍​​ ‌ ‌‍‌‌​ ‌‌​‍ ‌‌‍‌‍‌‍‌‌‌‍‌‍‌‍​‍​ ‍‌‌‍​‍​ ​​​ ‌ ‌‍‌‌‌‍​ ​ ‍​​ ‌‍​ ‍ ‌ ‌​‌ ‍‌‌ ​​‌‍‌‌​ ‌‌‍ ‍‌‍‌‌‌ ‌ ‌ ​ ​ ‍ ‌ ​​‌‍​‌‌ ‌​‌‍‍​​ ‌‌‍​ ‌‍ ‌‍ ‍‌ ‌​‌‍‌‌‌‍ ‍‌ ‌​​‍‌‌​ ‌‌‌​​‍‌‌ ‌‍‍ ‌‍‌‌‌ ‍‌​‍‌‌​ ​ ‌​‌​​‍‌‌​ ​ ‌​‌​​‍‌‌​ ​‍​ ​‍​ ‌‌​ ‌‍​ ‌‍‌‍​‍​ ‍​​ ‍‌​ ​‌‌‍‌‍​ ‌‍‌‍​‌​ ‌ ​ ‌ ​‍‌‌​ ​‍​ ​‍​‍‌‌​ ‌‌‌​‌​​‍ ‍‌‍​ ‌‍‍​‌‍‍‌‌‍ ​‌‍‌​‌ ​‍‌‍‌‌‌‍ ‍​‍‌‌​ ‌‌‌​​‍‌‌ ‌‍‍ ‌‍‌‌‌ ‍‌​‍‌‌​ ​ ‌​‌​​‍‌‌​ ​ ‌​‌​​‍‌‌​ ​‍​ ​‍‌‍​ ​ ‍‌​ ‌​‌‍‌‌​ ‌​​ ‍​​ ‍‌​ ​ ‌‍‌‍‌‍​‍‌‍​‍​ ‍‌​‍‌‌​ ​‍​ ​‍​‍‌‌​ ‌‌‌​‌​​‍ ‍‌ ‌​‌‍‌‌‌ ‍​‌ ‌​​ ‌‍​‍‌‍​‌‌ ​ ‌‍‌‌‌‌‌‌‌ ​‍‌‍ ​​ ‌​‍‌‌​ ​‍‌​‌‍‌ ​ ‌ ‌​‌ ‌‌‌‍‌​‌‍‍‌‌‍ ​‍‌‍‌‍‍‌‌‍‌​​ ‌​ ‌‍‌‍‌​​ ‌ ‌‍​ ​ ​‍‌‍‌‍​ ‍‌​ ​‍​‍ ‌​ ‌‍​ ‌ ​ ​‌​ ‌‌​‍ ‌​ ‌​​ ​‌‌‍‌‌​ ​‍​‍ ‌​ ‍​​ ‌ ‌‍‌‌​ ‌‌​‍ ‌‌‍‌‍‌‍‌‌‌‍‌‍‌‍​‍​ ‍‌‌‍​‍​ ​​​ ‌ ‌‍‌‌‌‍​ ​ ‍​​ ‌‍​‍‌‍‌ ‌​‌ ‍‌‌ ​​‌‍‌‌​ ‌‌‍ ‍‌‍‌‌‌ ‌ ‌ ​ ​‍‌‍‌ ​​‌‍​‌‌ ‌​‌‍‍​​ ‌‌‍​ ‌‍ ‌‍ ‍‌ ‌​‌‍‌‌‌‍ ‍‌ ‌​​‍‌‌​ ‌‌‌​​‍‌‌ ‌‍‍ ‌‍‌‌‌ ‍‌​‍‌‌​ ​ ‌​‌​​‍‌‌​ ​ ‌​‌​​‍‌‌​ ​‍​ ​‍​ ‌‌​ ‌‍​ ‌‍‌‍​‍​ ‍​​ ‍‌​ ​‌‌‍‌‍​ ‌‍‌‍​‌​ ‌ ​ ‌ ​‍‌‌​ ​‍​ ​‍​‍‌‌​ ‌‌‌​‌​​‍ ‍‌‍​ ‌‍‍​‌‍‍‌‌‍ ​‌‍‌​‌ ​‍‌‍‌‌‌‍ ‍​‍‌‌​ ‌‌‌​​‍‌‌ ‌‍‍ ‌‍‌‌‌ ‍‌​‍‌‌​ ​ ‌​‌​​‍‌‌​ ​ ‌​‌​​‍‌‌​ ​‍​ ​‍‌‍​ ​ ‍‌​ ‌​‌‍‌‌​ ‌​​ ‍​​ ‍‌​ ​ ‌‍‌‍‌‍​‍‌‍​‍​ ‍‌​‍‌‌​ ​‍​ ​‍​‍‌‌​ ‌‌‌​‌​​‍ ‍‌ ‌​‌‍‌‌‌ ‍​‌ ‌​​‍‌‍‌ ​​‌‍‌‌‌ ​‍‌ ​ ‌ ​​‌‍‌‌‌‍​ ‌ ‌​‌‍‍‌‌ ‌‍‌‍‌‌​ ‌‌ ​​‌ ‌‌‌‍​‍‌‍ ​‌‍‍‌‌ ​ ‌‍‍​‌‍‌‌‌‍‌​​‍​‍‌ ‌
Technology is not used as a replacement for traditional teaching, but
as a way to deepen understanding and engagement.​​​​‌ ‍ ​‍​‍‌‍ ‌ ​‍‌‍‍‌‌‍‌ ‌‍‍‌‌‍ ‍​‍​‍​ ‍‍​‍​‍‌ ​ ‌‍​‌‌‍ ‍‌‍‍‌‌ ‌​‌ ‍‌​‍ ‍‌‍‍‌‌‍ ​‍​‍​‍ ​​‍​‍‌‍‍​‌ ​‍‌‍‌‌‌‍‌‍​‍​‍​ ‍‍​‍​‍​‍ ‌ ​ ‌ ‌​‌ ‌‌‌‍‌​‌‍‍‌‌‍ ​‍ ‌‍‍‌‌‍ ‍‌ ‌​‌‍‌‌‌‍ ‍‌ ‌​​‍ ‌‍‌‌‌‍‌​‌‍‍‌‌ ‌​​‍ ‌‍ ‌‌‍ ‌‍‌​‌‍‌‌​ ‌‌ ​​‌ ​‍‌‍‌‌‌ ​ ‌‍‌‌‌‍ ‍‌ ‌​‌‍​‌‌ ‌​‌‍‍‌‌‍ ‌‍ ‍​ ‍ ‌‍‍‌‌‍‌​​ ‌​ ‌‍‌‍‌​​ ‌ ‌‍​ ​ ​‍‌‍‌‍​ ‍‌​ ​‍​‍ ‌​ ‌‍​ ‌ ​ ​‌​ ‌‌​‍ ‌​ ‌​​ ​‌‌‍‌‌​ ​‍​‍ ‌​ ‍​​ ‌ ‌‍‌‌​ ‌‌​‍ ‌‌‍‌‍‌‍‌‌‌‍‌‍‌‍​‍​ ‍‌‌‍​‍​ ​​​ ‌ ‌‍‌‌‌‍​ ​ ‍​​ ‌‍​ ‍ ‌ ‌​‌ ‍‌‌ ​​‌‍‌‌​ ‌‌‍ ‍‌‍‌‌‌ ‌ ‌ ​ ​ ‍ ‌ ​​‌‍​‌‌ ‌​‌‍‍​​ ‌‌‍​ ‌‍ ‌‍ ‍‌ ‌​‌‍‌‌‌‍ ‍‌ ‌​​‍‌‌​ ‌‌‌​​‍‌‌ ‌‍‍ ‌‍‌‌‌ ‍‌​‍‌‌​ ​ ‌​‌​​‍‌‌​ ​ ‌​‌​​‍‌‌​ ​‍​ ​‍​ ​‌​ ‍​​ ‌‌‌‍‌‌​ ​ ​ ‌ ​ ‍‌​ ​‍​ ‌‍‌‍​‌​ ‍​​ ‌‌​‍‌‌​ ​‍​ ​‍​‍‌‌​ ‌‌‌​‌​​‍ ‍‌‍​ ‌‍‍​‌‍‍‌‌‍ ​‌‍‌​‌ ​‍‌‍‌‌‌‍ ‍​‍‌‌​ ‌‌‌​​‍‌‌ ‌‍‍ ‌‍‌‌‌ ‍‌​‍‌‌​ ​ ‌​‌​​‍‌‌​ ​ ‌​‌​​‍‌‌​ ​‍​ ​‍​ ‌ ‌‍‌‌​ ‌ ​ ‌‍​ ‌ ​ ​ ​ ‍​​ ‌‍​ ‍​​ ​​‌‍‌​‌‍​‍​‍‌‌​ ​‍​ ​‍​‍‌‌​ ‌‌‌​‌​​‍ ‍‌ ‌​‌‍‌‌‌ ‍​‌ ‌​​ ‌‍​‍‌‍​‌‌ ​ ‌‍‌‌‌‌‌‌‌ ​‍‌‍ ​​ ‌​‍‌‌​ ​‍‌​‌‍‌ ​ ‌ ‌​‌ ‌‌‌‍‌​‌‍‍‌‌‍ ​‍‌‍‌‍‍‌‌‍‌​​ ‌​ ‌‍‌‍‌​​ ‌ ‌‍​ ​ ​‍‌‍‌‍​ ‍‌​ ​‍​‍ ‌​ ‌‍​ ‌ ​ ​‌​ ‌‌​‍ ‌​ ‌​​ ​‌‌‍‌‌​ ​‍​‍ ‌​ ‍​​ ‌ ‌‍‌‌​ ‌‌​‍ ‌‌‍‌‍‌‍‌‌‌‍‌‍‌‍​‍​ ‍‌‌‍​‍​ ​​​ ‌ ‌‍‌‌‌‍​ ​ ‍​​ ‌‍​‍‌‍‌ ‌​‌ ‍‌‌ ​​‌‍‌‌​ ‌‌‍ ‍‌‍‌‌‌ ‌ ‌ ​ ​‍‌‍‌ ​​‌‍​‌‌ ‌​‌‍‍​​ ‌‌‍​ ‌‍ ‌‍ ‍‌ ‌​‌‍‌‌‌‍ ‍‌ ‌​​‍‌‌​ ‌‌‌​​‍‌‌ ‌‍‍ ‌‍‌‌‌ ‍‌​‍‌‌​ ​ ‌​‌​​‍‌‌​ ​ ‌​‌​​‍‌‌​ ​‍​ ​‍​ ​‌​ ‍​​ ‌‌‌‍‌‌​ ​ ​ ‌ ​ ‍‌​ ​‍​ ‌‍‌‍​‌​ ‍​​ ‌‌​‍‌‌​ ​‍​ ​‍​‍‌‌​ ‌‌‌​‌​​‍ ‍‌‍​ ‌‍‍​‌‍‍‌‌‍ ​‌‍‌​‌ ​‍‌‍‌‌‌‍ ‍​‍‌‌​ ‌‌‌​​‍‌‌ ‌‍‍ ‌‍‌‌‌ ‍‌​‍‌‌​ ​ ‌​‌​​‍‌‌​ ​ ‌​‌​​‍‌‌​ ​‍​ ​‍​ ‌ ‌‍‌‌​ ‌ ​ ‌‍​ ‌ ​ ​ ​ ‍​​ ‌‍​ ‍​​ ​​‌‍‌​‌‍​‍​‍‌‌​ ​‍​ ​‍​‍‌‌​ ‌‌‌​‌​​‍ ‍‌ ‌​‌‍‌‌‌ ‍​‌ ‌​​‍‌‍‌ ​​‌‍‌‌‌ ​‍‌ ​ ‌ ​​‌‍‌‌‌‍​ ‌ ‌​‌‍‍‌‌ ‌‍‌‍‌‌​ ‌‌ ​​‌ ‌‌‌‍​‍‌‍ ​‌‍‍‌‌ ​ ‌‍‍​‌‍‌‌‌‍‌​​‍​‍‌ ‌
Collaborative and Social Learning​​​​‌ ‍ ​‍​‍‌‍ ‌ ​‍‌‍‍‌‌‍‌ ‌‍‍‌‌‍ ‍​‍​‍​ ‍‍​‍​‍‌ ​ ‌‍​‌‌‍ ‍‌‍‍‌‌ ‌​‌ ‍‌​‍ ‍‌‍‍‌‌‍ ​‍​‍​‍ ​​‍​‍‌‍‍​‌ ​‍‌‍‌‌‌‍‌‍​‍​‍​ ‍‍​‍​‍​‍ ‌ ​ ‌ ‌​‌ ‌‌‌‍‌​‌‍‍‌‌‍ ​‍ ‌‍‍‌‌‍ ‍‌ ‌​‌‍‌‌‌‍ ‍‌ ‌​​‍ ‌‍‌‌‌‍‌​‌‍‍‌‌ ‌​​‍ ‌‍ ‌‌‍ ‌‍‌​‌‍‌‌​ ‌‌ ​​‌ ​‍‌‍‌‌‌ ​ ‌‍‌‌‌‍ ‍‌ ‌​‌‍​‌‌ ‌​‌‍‍‌‌‍ ‌‍ ‍​ ‍ ‌‍‍‌‌‍‌​​ ‌​ ‌‍‌‍‌​​ ‌ ‌‍​ ​ ​‍‌‍‌‍​ ‍‌​ ​‍​‍ ‌​ ‌‍​ ‌ ​ ​‌​ ‌‌​‍ ‌​ ‌​​ ​‌‌‍‌‌​ ​‍​‍ ‌​ ‍​​ ‌ ‌‍‌‌​ ‌‌​‍ ‌‌‍‌‍‌‍‌‌‌‍‌‍‌‍​‍​ ‍‌‌‍​‍​ ​​​ ‌ ‌‍‌‌‌‍​ ​ ‍​​ ‌‍​ ‍ ‌ ‌​‌ ‍‌‌ ​​‌‍‌‌​ ‌‌‍ ‍‌‍‌‌‌ ‌ ‌ ​ ​ ‍ ‌ ​​‌‍​‌‌ ‌​‌‍‍​​ ‌‌‍​ ‌‍ ‌‍ ‍‌ ‌​‌‍‌‌‌‍ ‍‌ ‌​​‍‌‌​ ‌‌‌​​‍‌‌ ‌‍‍ ‌‍‌‌‌ ‍‌​‍‌‌​ ​ ‌​‌​​‍‌‌​ ​ ‌​‌​​‍‌‌​ ​‍​ ​‍‌‍​‌​ ​ ​ ​‌‌‍​‍​ ‌ ‌‍​‍‌‍​‌‌‍​ ​ ​‍‌‍​‌‌‍‌​​ ‍‌​‍‌‌​ ​‍​ ​‍​‍‌‌​ ‌‌‌​‌​​‍ ‍‌‍​ ‌‍‍​‌‍‍‌‌‍ ​‌‍‌​‌ ​‍‌‍‌‌‌‍ ‍​‍‌‌​ ‌‌‌​​‍‌‌ ‌‍‍ ‌‍‌‌‌ ‍‌​‍‌‌​ ​ ‌​‌​​‍‌‌​ ​ ‌​‌​​‍‌‌​ ​‍​ ​‍​ ‍​‌‍‌‌‌‍‌‌​ ​ ‌‍​‌​ ‌‌​ ‌‌​ ‍‌‌‍‌​​ ​‍​ ​ ​ ​‌​‍‌‌​ ​‍​ ​‍​‍‌‌​ ‌‌‌​‌​​‍ ‍‌ ‌​‌‍‌‌‌ ‍​‌ ‌​​ ‌‍​‍‌‍​‌‌ ​ ‌‍‌‌‌‌‌‌‌ ​‍‌‍ ​​ ‌​‍‌‌​ ​‍‌​‌‍‌ ​ ‌ ‌​‌ ‌‌‌‍‌​‌‍‍‌‌‍ ​‍‌‍‌‍‍‌‌‍‌​​ ‌​ ‌‍‌‍‌​​ ‌ ‌‍​ ​ ​‍‌‍‌‍​ ‍‌​ ​‍​‍ ‌​ ‌‍​ ‌ ​ ​‌​ ‌‌​‍ ‌​ ‌​​ ​‌‌‍‌‌​ ​‍​‍ ‌​ ‍​​ ‌ ‌‍‌‌​ ‌‌​‍ ‌‌‍‌‍‌‍‌‌‌‍‌‍‌‍​‍​ ‍‌‌‍​‍​ ​​​ ‌ ‌‍‌‌‌‍​ ​ ‍​​ ‌‍​‍‌‍‌ ‌​‌ ‍‌‌ ​​‌‍‌‌​ ‌‌‍ ‍‌‍‌‌‌ ‌ ‌ ​ ​‍‌‍‌ ​​‌‍​‌‌ ‌​‌‍‍​​ ‌‌‍​ ‌‍ ‌‍ ‍‌ ‌​‌‍‌‌‌‍ ‍‌ ‌​​‍‌‌​ ‌‌‌​​‍‌‌ ‌‍‍ ‌‍‌‌‌ ‍‌​‍‌‌​ ​ ‌​‌​​‍‌‌​ ​ ‌​‌​​‍‌‌​ ​‍​ ​‍‌‍​‌​ ​ ​ ​‌‌‍​‍​ ‌ ‌‍​‍‌‍​‌‌‍​ ​ ​‍‌‍​‌‌‍‌​​ ‍‌​‍‌‌​ ​‍​ ​‍​‍‌‌​ ‌‌‌​‌​​‍ ‍‌‍​ ‌‍‍​‌‍‍‌‌‍ ​‌‍‌​‌ ​‍‌‍‌‌‌‍ ‍​‍‌‌​ ‌‌‌​​‍‌‌ ‌‍‍ ‌‍‌‌‌ ‍‌​‍‌‌​ ​ ‌​‌​​‍‌‌​ ​ ‌​‌​​‍‌‌​ ​‍​ ​‍​ ‍​‌‍‌‌‌‍‌‌​ ​ ‌‍​‌​ ‌‌​ ‌‌​ ‍‌‌‍‌​​ ​‍​ ​ ​ ​‌​‍‌‌​ ​‍​ ​‍​‍‌‌​ ‌‌‌​‌​​‍ ‍‌ ‌​‌‍‌‌‌ ‍​‌ ‌​​‍‌‍‌ ​​‌‍‌‌‌ ​‍‌ ​ ‌ ​​‌‍‌‌‌‍​ ‌ ‌​‌‍‍‌‌ ‌‍‌‍‌‌​ ‌‌ ​​‌ ‌‌‌‍​‍‌‍ ​‌‍‍‌‌ ​ ‌‍‍​‌‍‌‌‌‍‌​​‍​‍‌ ‌
A typical school day includes plenty of opportunities for
collaboration. Group work is common, allowing students to:​​​​‌ ‍ ​‍​‍‌‍ ‌ ​‍‌‍‍‌‌‍‌ ‌‍‍‌‌‍ ‍​‍​‍​ ‍‍​‍​‍‌ ​ ‌‍​‌‌‍ ‍‌‍‍‌‌ ‌​‌ ‍‌​‍ ‍‌‍‍‌‌‍ ​‍​‍​‍ ​​‍​‍‌‍‍​‌ ​‍‌‍‌‌‌‍‌‍​‍​‍​ ‍‍​‍​‍​‍ ‌ ​ ‌ ‌​‌ ‌‌‌‍‌​‌‍‍‌‌‍ ​‍ ‌‍‍‌‌‍ ‍‌ ‌​‌‍‌‌‌‍ ‍‌ ‌​​‍ ‌‍‌‌‌‍‌​‌‍‍‌‌ ‌​​‍ ‌‍ ‌‌‍ ‌‍‌​‌‍‌‌​ ‌‌ ​​‌ ​‍‌‍‌‌‌ ​ ‌‍‌‌‌‍ ‍‌ ‌​‌‍​‌‌ ‌​‌‍‍‌‌‍ ‌‍ ‍​ ‍ ‌‍‍‌‌‍‌​​ ‌​ ‌‍‌‍‌​​ ‌ ‌‍​ ​ ​‍‌‍‌‍​ ‍‌​ ​‍​‍ ‌​ ‌‍​ ‌ ​ ​‌​ ‌‌​‍ ‌​ ‌​​ ​‌‌‍‌‌​ ​‍​‍ ‌​ ‍​​ ‌ ‌‍‌‌​ ‌‌​‍ ‌‌‍‌‍‌‍‌‌‌‍‌‍‌‍​‍​ ‍‌‌‍​‍​ ​​​ ‌ ‌‍‌‌‌‍​ ​ ‍​​ ‌‍​ ‍ ‌ ‌​‌ ‍‌‌ ​​‌‍‌‌​ ‌‌‍ ‍‌‍‌‌‌ ‌ ‌ ​ ​ ‍ ‌ ​​‌‍​‌‌ ‌​‌‍‍​​ ‌‌‍​ ‌‍ ‌‍ ‍‌ ‌​‌‍‌‌‌‍ ‍‌ ‌​​‍‌‌​ ‌‌‌​​‍‌‌ ‌‍‍ ‌‍‌‌‌ ‍‌​‍‌‌​ ​ ‌​‌​​‍‌‌​ ​ ‌​‌​​‍‌‌​ ​‍​ ​‍​ ‌‍​ ​‌‌‍‌‍​ ‌ ​ ‌‌​ ‌‌​ ‌‍​ ‌‌​ ‌ ‌‍‌‍‌‍‌‍​ ‌‍​‍‌‌​ ​‍​ ​‍​‍‌‌​ ‌‌‌​‌​​‍ ‍‌‍​ ‌‍‍​‌‍‍‌‌‍ ​‌‍‌​‌ ​‍‌‍‌‌‌‍ ‍​‍‌‌​ ‌‌‌​​‍‌‌ ‌‍‍ ‌‍‌‌‌ ‍‌​‍‌‌​ ​ ‌​‌​​‍‌‌​ ​ ‌​‌​​‍‌‌​ ​‍​ ​‍​ ‌ ‌‍​‌​ ​ ​ ​ ​ ​ ‌‍​ ​ ​​​ ‍​‌‍​‌‌‍​‍​ ‌ ​ ​‌​‍‌‌​ ​‍​ ​‍​‍‌‌​ ‌‌‌​‌​​‍ ‍‌ ‌​‌‍‌‌‌ ‍​‌ ‌​​ ‌‍​‍‌‍​‌‌ ​ ‌‍‌‌‌‌‌‌‌ ​‍‌‍ ​​ ‌​‍‌‌​ ​‍‌​‌‍‌ ​ ‌ ‌​‌ ‌‌‌‍‌​‌‍‍‌‌‍ ​‍‌‍‌‍‍‌‌‍‌​​ ‌​ ‌‍‌‍‌​​ ‌ ‌‍​ ​ ​‍‌‍‌‍​ ‍‌​ ​‍​‍ ‌​ ‌‍​ ‌ ​ ​‌​ ‌‌​‍ ‌​ ‌​​ ​‌‌‍‌‌​ ​‍​‍ ‌​ ‍​​ ‌ ‌‍‌‌​ ‌‌​‍ ‌‌‍‌‍‌‍‌‌‌‍‌‍‌‍​‍​ ‍‌‌‍​‍​ ​​​ ‌ ‌‍‌‌‌‍​ ​ ‍​​ ‌‍​‍‌‍‌ ‌​‌ ‍‌‌ ​​‌‍‌‌​ ‌‌‍ ‍‌‍‌‌‌ ‌ ‌ ​ ​‍‌‍‌ ​​‌‍​‌‌ ‌​‌‍‍​​ ‌‌‍​ ‌‍ ‌‍ ‍‌ ‌​‌‍‌‌‌‍ ‍‌ ‌​​‍‌‌​ ‌‌‌​​‍‌‌ ‌‍‍ ‌‍‌‌‌ ‍‌​‍‌‌​ ​ ‌​‌​​‍‌‌​ ​ ‌​‌​​‍‌‌​ ​‍​ ​‍​ ‌‍​ ​‌‌‍‌‍​ ‌ ​ ‌‌​ ‌‌​ ‌‍​ ‌‌​ ‌ ‌‍‌‍‌‍‌‍​ ‌‍​‍‌‌​ ​‍​ ​‍​‍‌‌​ ‌‌‌​‌​​‍ ‍‌‍​ ‌‍‍​‌‍‍‌‌‍ ​‌‍‌​‌ ​‍‌‍‌‌‌‍ ‍​‍‌‌​ ‌‌‌​​‍‌‌ ‌‍‍ ‌‍‌‌‌ ‍‌​‍‌‌​ ​ ‌​‌​​‍‌‌​ ​ ‌​‌​​‍‌‌​ ​‍​ ​‍​ ‌ ‌‍​‌​ ​ ​ ​ ​ ​ ‌‍​ ​ ​​​ ‍​‌‍​‌‌‍​‍​ ‌ ​ ​‌​‍‌‌​ ​‍​ ​‍​‍‌‌​ ‌‌‌​‌​​‍ ‍‌ ‌​‌‍‌‌‌ ‍​‌ ‌​​‍‌‍‌ ​​‌‍‌‌‌ ​‍‌ ​ ‌ ​​‌‍‌‌‌‍​ ‌ ‌​‌‍‍‌‌ ‌‍‌‍‌‌​ ‌‌ ​​‌ ‌‌‌‍​‍‌‍ ​‌‍‍‌‌ ​ ‌‍‍​‌‍‌‌‌‍‌​​‍​‍‌ ‌
Share ideas and perspectives​​​​‌ ‍ ​‍​‍‌‍ ‌ ​‍‌‍‍‌‌‍‌ ‌‍‍‌‌‍ ‍​‍​‍​ ‍‍​‍​‍‌ ​ ‌‍​‌‌‍ ‍‌‍‍‌‌ ‌​‌ ‍‌​‍ ‍‌‍‍‌‌‍ ​‍​‍​‍ ​​‍​‍‌‍‍​‌ ​‍‌‍‌‌‌‍‌‍​‍​‍​ ‍‍​‍​‍​‍ ‌ ​ ‌ ‌​‌ ‌‌‌‍‌​‌‍‍‌‌‍ ​‍ ‌‍‍‌‌‍ ‍‌ ‌​‌‍‌‌‌‍ ‍‌ ‌​​‍ ‌‍‌‌‌‍‌​‌‍‍‌‌ ‌​​‍ ‌‍ ‌‌‍ ‌‍‌​‌‍‌‌​ ‌‌ ​​‌ ​‍‌‍‌‌‌ ​ ‌‍‌‌‌‍ ‍‌ ‌​‌‍​‌‌ ‌​‌‍‍‌‌‍ ‌‍ ‍​ ‍ ‌‍‍‌‌‍‌​​ ‌​ ‌‍‌‍‌​​ ‌ ‌‍​ ​ ​‍‌‍‌‍​ ‍‌​ ​‍​‍ ‌​ ‌‍​ ‌ ​ ​‌​ ‌‌​‍ ‌​ ‌​​ ​‌‌‍‌‌​ ​‍​‍ ‌​ ‍​​ ‌ ‌‍‌‌​ ‌‌​‍ ‌‌‍‌‍‌‍‌‌‌‍‌‍‌‍​‍​ ‍‌‌‍​‍​ ​​​ ‌ ‌‍‌‌‌‍​ ​ ‍​​ ‌‍​ ‍ ‌ ‌​‌ ‍‌‌ ​​‌‍‌‌​ ‌‌‍ ‍‌‍‌‌‌ ‌ ‌ ​ ​ ‍ ‌ ​​‌‍​‌‌ ‌​‌‍‍​​ ‌‌‍​ ‌‍ ‌‍ ‍‌ ‌​‌‍‌‌‌‍ ‍‌ ‌​​‍‌‌​ ‌‌‌​​‍‌‌ ‌‍‍ ‌‍‌‌‌ ‍‌​‍‌‌​ ​ ‌​‌​​‍‌‌​ ​ ‌​‌​​‍‌‌​ ​‍​ ​‍‌‍‌​​ ​ ​ ​‍‌‍​ ‌‍‌‍‌‍‌‌​ ‌ ​ ‌‌‌‍‌‍​ ​‌​ ‌​‌‍​ ​‍‌‌​ ​‍​ ​‍​‍‌‌​ ‌‌‌​‌​​‍ ‍‌‍​ ‌‍‍​‌‍‍‌‌‍ ​‌‍‌​‌ ​‍‌‍‌‌‌‍ ‍​‍‌‌​ ‌‌‌​​‍‌‌ ‌‍‍ ‌‍‌‌‌ ‍‌​‍‌‌​ ​ ‌​‌​​‍‌‌​ ​ ‌​‌​​‍‌‌​ ​‍​ ​‍​ ​ ‌‍​‍​ ‌‍​ ‌‌​ ​​‌‍‌​​ ‌‌​ ​‍​ ‌​​ ‌​​ ‌‍‌‍​‌​‍‌‌​ ​‍​ ​‍​‍‌‌​ ‌‌‌​‌​​‍ ‍‌ ‌​‌‍‌‌‌ ‍​‌ ‌​​ ‌‍​‍‌‍​‌‌ ​ ‌‍‌‌‌‌‌‌‌ ​‍‌‍ ​​ ‌​‍‌‌​ ​‍‌​‌‍‌ ​ ‌ ‌​‌ ‌‌‌‍‌​‌‍‍‌‌‍ ​‍‌‍‌‍‍‌‌‍‌​​ ‌​ ‌‍‌‍‌​​ ‌ ‌‍​ ​ ​‍‌‍‌‍​ ‍‌​ ​‍​‍ ‌​ ‌‍​ ‌ ​ ​‌​ ‌‌​‍ ‌​ ‌​​ ​‌‌‍‌‌​ ​‍​‍ ‌​ ‍​​ ‌ ‌‍‌‌​ ‌‌​‍ ‌‌‍‌‍‌‍‌‌‌‍‌‍‌‍​‍​ ‍‌‌‍​‍​ ​​​ ‌ ‌‍‌‌‌‍​ ​ ‍​​ ‌‍​‍‌‍‌ ‌​‌ ‍‌‌ ​​‌‍‌‌​ ‌‌‍ ‍‌‍‌‌‌ ‌ ‌ ​ ​‍‌‍‌ ​​‌‍​‌‌ ‌​‌‍‍​​ ‌‌‍​ ‌‍ ‌‍ ‍‌ ‌​‌‍‌‌‌‍ ‍‌ ‌​​‍‌‌​ ‌‌‌​​‍‌‌ ‌‍‍ ‌‍‌‌‌ ‍‌​‍‌‌​ ​ ‌​‌​​‍‌‌​ ​ ‌​‌​​‍‌‌​ ​‍​ ​‍‌‍‌​​ ​ ​ ​‍‌‍​ ‌‍‌‍‌‍‌‌​ ‌ ​ ‌‌‌‍‌‍​ ​‌​ ‌​‌‍​ ​‍‌‌​ ​‍​ ​‍​‍‌‌​ ‌‌‌​‌​​‍ ‍‌‍​ ‌‍‍​‌‍‍‌‌‍ ​‌‍‌​‌ ​‍‌‍‌‌‌‍ ‍​‍‌‌​ ‌‌‌​​‍‌‌ ‌‍‍ ‌‍‌‌‌ ‍‌​‍‌‌​ ​ ‌​‌​​‍‌‌​ ​ ‌​‌​​‍‌‌​ ​‍​ ​‍​ ​ ‌‍​‍​ ‌‍​ ‌‌​ ​​‌‍‌​​ ‌‌​ ​‍​ ‌​​ ‌​​ ‌‍‌‍​‌​‍‌‌​ ​‍​ ​‍​‍‌‌​ ‌‌‌​‌​​‍ ‍‌ ‌​‌‍‌‌‌ ‍​‌ ‌​​‍‌‍‌ ​​‌‍‌‌‌ ​‍‌ ​ ‌ ​​‌‍‌‌‌‍​ ‌ ‌​‌‍‍‌‌ ‌‍‌‍‌‌​ ‌‌ ​​‌ ‌‌‌‍​‍‌‍ ​‌‍‍‌‌ ​ ‌‍‍​‌‍‌‌‌‍‌​​‍​‍‌ ‌
Learn teamwork and communication skills​​​​‌ ‍ ​‍​‍‌‍ ‌ ​‍‌‍‍‌‌‍‌ ‌‍‍‌‌‍ ‍​‍​‍​ ‍‍​‍​‍‌ ​ ‌‍​‌‌‍ ‍‌‍‍‌‌ ‌​‌ ‍‌​‍ ‍‌‍‍‌‌‍ ​‍​‍​‍ ​​‍​‍‌‍‍​‌ ​‍‌‍‌‌‌‍‌‍​‍​‍​ ‍‍​‍​‍​‍ ‌ ​ ‌ ‌​‌ ‌‌‌‍‌​‌‍‍‌‌‍ ​‍ ‌‍‍‌‌‍ ‍‌ ‌​‌‍‌‌‌‍ ‍‌ ‌​​‍ ‌‍‌‌‌‍‌​‌‍‍‌‌ ‌​​‍ ‌‍ ‌‌‍ ‌‍‌​‌‍‌‌​ ‌‌ ​​‌ ​‍‌‍‌‌‌ ​ ‌‍‌‌‌‍ ‍‌ ‌​‌‍​‌‌ ‌​‌‍‍‌‌‍ ‌‍ ‍​ ‍ ‌‍‍‌‌‍‌​​ ‌​ ‌‍‌‍‌​​ ‌ ‌‍​ ​ ​‍‌‍‌‍​ ‍‌​ ​‍​‍ ‌​ ‌‍​ ‌ ​ ​‌​ ‌‌​‍ ‌​ ‌​​ ​‌‌‍‌‌​ ​‍​‍ ‌​ ‍​​ ‌ ‌‍‌‌​ ‌‌​‍ ‌‌‍‌‍‌‍‌‌‌‍‌‍‌‍​‍​ ‍‌‌‍​‍​ ​​​ ‌ ‌‍‌‌‌‍​ ​ ‍​​ ‌‍​ ‍ ‌ ‌​‌ ‍‌‌ ​​‌‍‌‌​ ‌‌‍ ‍‌‍‌‌‌ ‌ ‌ ​ ​ ‍ ‌ ​​‌‍​‌‌ ‌​‌‍‍​​ ‌‌‍​ ‌‍ ‌‍ ‍‌ ‌​‌‍‌‌‌‍ ‍‌ ‌​​‍‌‌​ ‌‌‌​​‍‌‌ ‌‍‍ ‌‍‌‌‌ ‍‌​‍‌‌​ ​ ‌​‌​​‍‌‌​ ​ ‌​‌​​‍‌‌​ ​‍​ ​‍​ ‍​‌‍​‍​ ​‌‌‍‌​‌‍​ ​ ‌ ​ ‌‌‌‍​‍‌‍‌‌‌‍​‌​ ‍​‌‍‌​​‍‌‌​ ​‍​ ​‍​‍‌‌​ ‌‌‌​‌​​‍ ‍‌‍​ ‌‍‍​‌‍‍‌‌‍ ​‌‍‌​‌ ​‍‌‍‌‌‌‍ ‍​‍‌‌​ ‌‌‌​​‍‌‌ ‌‍‍ ‌‍‌‌‌ ‍‌​‍‌‌​ ​ ‌​‌​​‍‌‌​ ​ ‌​‌​​‍‌‌​ ​‍​ ​‍‌‍‌‍‌‍​‍‌‍​ ​ ‌‍‌‍‌​‌‍‌‍‌‍​‌‌‍​ ​ ‍‌‌‍​ ‌‍‌​​ ‍​​‍‌‌​ ​‍​ ​‍​‍‌‌​ ‌‌‌​‌​​‍ ‍‌ ‌​‌‍‌‌‌ ‍​‌ ‌​​ ‌‍​‍‌‍​‌‌ ​ ‌‍‌‌‌‌‌‌‌ ​‍‌‍ ​​ ‌​‍‌‌​ ​‍‌​‌‍‌ ​ ‌ ‌​‌ ‌‌‌‍‌​‌‍‍‌‌‍ ​‍‌‍‌‍‍‌‌‍‌​​ ‌​ ‌‍‌‍‌​​ ‌ ‌‍​ ​ ​‍‌‍‌‍​ ‍‌​ ​‍​‍ ‌​ ‌‍​ ‌ ​ ​‌​ ‌‌​‍ ‌​ ‌​​ ​‌‌‍‌‌​ ​‍​‍ ‌​ ‍​​ ‌ ‌‍‌‌​ ‌‌​‍ ‌‌‍‌‍‌‍‌‌‌‍‌‍‌‍​‍​ ‍‌‌‍​‍​ ​​​ ‌ ‌‍‌‌‌‍​ ​ ‍​​ ‌‍​‍‌‍‌ ‌​‌ ‍‌‌ ​​‌‍‌‌​ ‌‌‍ ‍‌‍‌‌‌ ‌ ‌ ​ ​‍‌‍‌ ​​‌‍​‌‌ ‌​‌‍‍​​ ‌‌‍​ ‌‍ ‌‍ ‍‌ ‌​‌‍‌‌‌‍ ‍‌ ‌​​‍‌‌​ ‌‌‌​​‍‌‌ ‌‍‍ ‌‍‌‌‌ ‍‌​‍‌‌​ ​ ‌​‌​​‍‌‌​ ​ ‌​‌​​‍‌‌​ ​‍​ ​‍​ ‍​‌‍​‍​ ​‌‌‍‌​‌‍​ ​ ‌ ​ ‌‌‌‍​‍‌‍‌‌‌‍​‌​ ‍​‌‍‌​​‍‌‌​ ​‍​ ​‍​‍‌‌​ ‌‌‌​‌​​‍ ‍‌‍​ ‌‍‍​‌‍‍‌‌‍ ​‌‍‌​‌ ​‍‌‍‌‌‌‍ ‍​‍‌‌​ ‌‌‌​​‍‌‌ ‌‍‍ ‌‍‌‌‌ ‍‌​‍‌‌​ ​ ‌​‌​​‍‌‌​ ​ ‌​‌​​‍‌‌​ ​‍​ ​‍‌‍‌‍‌‍​‍‌‍​ ​ ‌‍‌‍‌​‌‍‌‍‌‍​‌‌‍​ ​ ‍‌‌‍​ ‌‍‌​​ ‍​​‍‌‌​ ​‍​ ​‍​‍‌‌​ ‌‌‌​‌​​‍ ‍‌ ‌​‌‍‌‌‌ ‍​‌ ‌​​‍‌‍‌ ​​‌‍‌‌‌ ​‍‌ ​ ‌ ​​‌‍‌‌‌‍​ ‌ ‌​‌‍‍‌‌ ‌‍‌‍‌‌​ ‌‌ ​​‌ ‌‌‌‍​‍‌‍ ​‌‍‍‌‌ ​ ‌‍‍​‌‍‌‌‌‍‌​​‍​‍‌ ‌
Build empathy and respect for others​​​​‌ ‍ ​‍​‍‌‍ ‌ ​‍‌‍‍‌‌‍‌ ‌‍‍‌‌‍ ‍​‍​‍​ ‍‍​‍​‍‌ ​ ‌‍​‌‌‍ ‍‌‍‍‌‌ ‌​‌ ‍‌​‍ ‍‌‍‍‌‌‍ ​‍​‍​‍ ​​‍​‍‌‍‍​‌ ​‍‌‍‌‌‌‍‌‍​‍​‍​ ‍‍​‍​‍​‍ ‌ ​ ‌ ‌​‌ ‌‌‌‍‌​‌‍‍‌‌‍ ​‍ ‌‍‍‌‌‍ ‍‌ ‌​‌‍‌‌‌‍ ‍‌ ‌​​‍ ‌‍‌‌‌‍‌​‌‍‍‌‌ ‌​​‍ ‌‍ ‌‌‍ ‌‍‌​‌‍‌‌​ ‌‌ ​​‌ ​‍‌‍‌‌‌ ​ ‌‍‌‌‌‍ ‍‌ ‌​‌‍​‌‌ ‌​‌‍‍‌‌‍ ‌‍ ‍​ ‍ ‌‍‍‌‌‍‌​​ ‌​ ‌‍‌‍‌​​ ‌ ‌‍​ ​ ​‍‌‍‌‍​ ‍‌​ ​‍​‍ ‌​ ‌‍​ ‌ ​ ​‌​ ‌‌​‍ ‌​ ‌​​ ​‌‌‍‌‌​ ​‍​‍ ‌​ ‍​​ ‌ ‌‍‌‌​ ‌‌​‍ ‌‌‍‌‍‌‍‌‌‌‍‌‍‌‍​‍​ ‍‌‌‍​‍​ ​​​ ‌ ‌‍‌‌‌‍​ ​ ‍​​ ‌‍​ ‍ ‌ ‌​‌ ‍‌‌ ​​‌‍‌‌​ ‌‌‍ ‍‌‍‌‌‌ ‌ ‌ ​ ​ ‍ ‌ ​​‌‍​‌‌ ‌​‌‍‍​​ ‌‌‍​ ‌‍ ‌‍ ‍‌ ‌​‌‍‌‌‌‍ ‍‌ ‌​​‍‌‌​ ‌‌‌​​‍‌‌ ‌‍‍ ‌‍‌‌‌ ‍‌​‍‌‌​ ​ ‌​‌​​‍‌‌​ ​ ‌​‌​​‍‌‌​ ​‍​ ​‍‌‍​‍​ ‌ ‌‍‌‌‌‍​‌‌‍​ ‌‍‌​​ ​‍​ ‌ ​ ​​​ ‍​​ ​‍​ ​ ​‍‌‌​ ​‍​ ​‍​‍‌‌​ ‌‌‌​‌​​‍ ‍‌‍​ ‌‍‍​‌‍‍‌‌‍ ​‌‍‌​‌ ​‍‌‍‌‌‌‍ ‍​‍‌‌​ ‌‌‌​​‍‌‌ ‌‍‍ ‌‍‌‌‌ ‍‌​‍‌‌​ ​ ‌​‌​​‍‌‌​ ​ ‌​‌​​‍‌‌​ ​‍​ ​‍‌‍​‍​ ‌ ​ ​‍‌‍‌‍​ ​‍‌‍‌​​ ​‍‌‍‌​‌‍​ ​ ‍‌​ ‍​‌‍‌​​‍‌‌​ ​‍​ ​‍​‍‌‌​ ‌‌‌​‌​​‍ ‍‌ ‌​‌‍‌‌‌ ‍​‌ ‌​​ ‌‍​‍‌‍​‌‌ ​ ‌‍‌‌‌‌‌‌‌ ​‍‌‍ ​​ ‌​‍‌‌​ ​‍‌​‌‍‌ ​ ‌ ‌​‌ ‌‌‌‍‌​‌‍‍‌‌‍ ​‍‌‍‌‍‍‌‌‍‌​​ ‌​ ‌‍‌‍‌​​ ‌ ‌‍​ ​ ​‍‌‍‌‍​ ‍‌​ ​‍​‍ ‌​ ‌‍​ ‌ ​ ​‌​ ‌‌​‍ ‌​ ‌​​ ​‌‌‍‌‌​ ​‍​‍ ‌​ ‍​​ ‌ ‌‍‌‌​ ‌‌​‍ ‌‌‍‌‍‌‍‌‌‌‍‌‍‌‍​‍​ ‍‌‌‍​‍​ ​​​ ‌ ‌‍‌‌‌‍​ ​ ‍​​ ‌‍​‍‌‍‌ ‌​‌ ‍‌‌ ​​‌‍‌‌​ ‌‌‍ ‍‌‍‌‌‌ ‌ ‌ ​ ​‍‌‍‌ ​​‌‍​‌‌ ‌​‌‍‍​​ ‌‌‍​ ‌‍ ‌‍ ‍‌ ‌​‌‍‌‌‌‍ ‍‌ ‌​​‍‌‌​ ‌‌‌​​‍‌‌ ‌‍‍ ‌‍‌‌‌ ‍‌​‍‌‌​ ​ ‌​‌​​‍‌‌​ ​ ‌​‌​​‍‌‌​ ​‍​ ​‍‌‍​‍​ ‌ ‌‍‌‌‌‍​‌‌‍​ ‌‍‌​​ ​‍​ ‌ ​ ​​​ ‍​​ ​‍​ ​ ​‍‌‌​ ​‍​ ​‍​‍‌‌​ ‌‌‌​‌​​‍ ‍‌‍​ ‌‍‍​‌‍‍‌‌‍ ​‌‍‌​‌ ​‍‌‍‌‌‌‍ ‍​‍‌‌​ ‌‌‌​​‍‌‌ ‌‍‍ ‌‍‌‌‌ ‍‌​‍‌‌​ ​ ‌​‌​​‍‌‌​ ​ ‌​‌​​‍‌‌​ ​‍​ ​‍‌‍​‍​ ‌ ​ ​‍‌‍‌‍​ ​‍‌‍‌​​ ​‍‌‍‌​‌‍​ ​ ‍‌​ ‍​‌‍‌​​‍‌‌​ ​‍​ ​‍​‍‌‌​ ‌‌‌​‌​​‍ ‍‌ ‌​‌‍‌‌‌ ‍​‌ ‌​​‍‌‍‌ ​​‌‍‌‌‌ ​‍‌ ​ ‌ ​​‌‍‌‌‌‍​ ‌ ‌​‌‍‍‌‌ ‌‍‌‍‌‌​ ‌‌ ​​‌ ‌‌‌‍​‍‌‍ ​‌‍‍‌‌ ​ ‌‍‍​‌‍‌‌‌‍‌​​‍​‍‌ ‌
This social aspect of learning helps children grow not just
academically, but emotionally and socially as well.​​​​‌ ‍ ​‍​‍‌‍ ‌ ​‍‌‍‍‌‌‍‌ ‌‍‍‌‌‍ ‍​‍​‍​ ‍‍​‍​‍‌ ​ ‌‍​‌‌‍ ‍‌‍‍‌‌ ‌​‌ ‍‌​‍ ‍‌‍‍‌‌‍ ​‍​‍​‍ ​​‍​‍‌‍‍​‌ ​‍‌‍‌‌‌‍‌‍​‍​‍​ ‍‍​‍​‍​‍ ‌ ​ ‌ ‌​‌ ‌‌‌‍‌​‌‍‍‌‌‍ ​‍ ‌‍‍‌‌‍ ‍‌ ‌​‌‍‌‌‌‍ ‍‌ ‌​​‍ ‌‍‌‌‌‍‌​‌‍‍‌‌ ‌​​‍ ‌‍ ‌‌‍ ‌‍‌​‌‍‌‌​ ‌‌ ​​‌ ​‍‌‍‌‌‌ ​ ‌‍‌‌‌‍ ‍‌ ‌​‌‍​‌‌ ‌​‌‍‍‌‌‍ ‌‍ ‍​ ‍ ‌‍‍‌‌‍‌​​ ‌​ ‌‍‌‍‌​​ ‌ ‌‍​ ​ ​‍‌‍‌‍​ ‍‌​ ​‍​‍ ‌​ ‌‍​ ‌ ​ ​‌​ ‌‌​‍ ‌​ ‌​​ ​‌‌‍‌‌​ ​‍​‍ ‌​ ‍​​ ‌ ‌‍‌‌​ ‌‌​‍ ‌‌‍‌‍‌‍‌‌‌‍‌‍‌‍​‍​ ‍‌‌‍​‍​ ​​​ ‌ ‌‍‌‌‌‍​ ​ ‍​​ ‌‍​ ‍ ‌ ‌​‌ ‍‌‌ ​​‌‍‌‌​ ‌‌‍ ‍‌‍‌‌‌ ‌ ‌ ​ ​ ‍ ‌ ​​‌‍​‌‌ ‌​‌‍‍​​ ‌‌‍​ ‌‍ ‌‍ ‍‌ ‌​‌‍‌‌‌‍ ‍‌ ‌​​‍‌‌​ ‌‌‌​​‍‌‌ ‌‍‍ ‌‍‌‌‌ ‍‌​‍‌‌​ ​ ‌​‌​​‍‌‌​ ​ ‌​‌​​‍‌‌​ ​‍​ ​‍​ ‍​‌‍​‌‌‍‌​‌‍‌​‌‍​‌​ ‌‍‌‍‌‍​ ​​​ ​ ‌‍‌‍‌‍​ ​ ‍‌​‍‌‌​ ​‍​ ​‍​‍‌‌​ ‌‌‌​‌​​‍ ‍‌‍​ ‌‍‍​‌‍‍‌‌‍ ​‌‍‌​‌ ​‍‌‍‌‌‌‍ ‍​‍‌‌​ ‌‌‌​​‍‌‌ ‌‍‍ ‌‍‌‌‌ ‍‌​‍‌‌​ ​ ‌​‌​​‍‌‌​ ​ ‌​‌​​‍‌‌​ ​‍​ ​‍​ ​‌​ ‌​​ ​‍‌‍​ ​ ‌‌​ ​ ​ ‌​‌‍‌​​ ‍​‌‍‌‍​ ‍‌‌‍​ ​‍‌‌​ ​‍​ ​‍​‍‌‌​ ‌‌‌​‌​​‍ ‍‌ ‌​‌‍‌‌‌ ‍​‌ ‌​​ ‌‍​‍‌‍​‌‌ ​ ‌‍‌‌‌‌‌‌‌ ​‍‌‍ ​​ ‌​‍‌‌​ ​‍‌​‌‍‌ ​ ‌ ‌​‌ ‌‌‌‍‌​‌‍‍‌‌‍ ​‍‌‍‌‍‍‌‌‍‌​​ ‌​ ‌‍‌‍‌​​ ‌ ‌‍​ ​ ​‍‌‍‌‍​ ‍‌​ ​‍​‍ ‌​ ‌‍​ ‌ ​ ​‌​ ‌‌​‍ ‌​ ‌​​ ​‌‌‍‌‌​ ​‍​‍ ‌​ ‍​​ ‌ ‌‍‌‌​ ‌‌​‍ ‌‌‍‌‍‌‍‌‌‌‍‌‍‌‍​‍​ ‍‌‌‍​‍​ ​​​ ‌ ‌‍‌‌‌‍​ ​ ‍​​ ‌‍​‍‌‍‌ ‌​‌ ‍‌‌ ​​‌‍‌‌​ ‌‌‍ ‍‌‍‌‌‌ ‌ ‌ ​ ​‍‌‍‌ ​​‌‍​‌‌ ‌​‌‍‍​​ ‌‌‍​ ‌‍ ‌‍ ‍‌ ‌​‌‍‌‌‌‍ ‍‌ ‌​​‍‌‌​ ‌‌‌​​‍‌‌ ‌‍‍ ‌‍‌‌‌ ‍‌​‍‌‌​ ​ ‌​‌​​‍‌‌​ ​ ‌​‌​​‍‌‌​ ​‍​ ​‍​ ‍​‌‍​‌‌‍‌​‌‍‌​‌‍​‌​ ‌‍‌‍‌‍​ ​​​ ​ ‌‍‌‍‌‍​ ​ ‍‌​‍‌‌​ ​‍​ ​‍​‍‌‌​ ‌‌‌​‌​​‍ ‍‌‍​ ‌‍‍​‌‍‍‌‌‍ ​‌‍‌​‌ ​‍‌‍‌‌‌‍ ‍​‍‌‌​ ‌‌‌​​‍‌‌ ‌‍‍ ‌‍‌‌‌ ‍‌​‍‌‌​ ​ ‌​‌​​‍‌‌​ ​ ‌​‌​​‍‌‌​ ​‍​ ​‍​ ​‌​ ‌​​ ​‍‌‍​ ​ ‌‌​ ​ ​ ‌​‌‍‌​​ ‍​‌‍‌‍​ ‍‌‌‍​ ​‍‌‌​ ​‍​ ​‍​‍‌‌​ ‌‌‌​‌​​‍ ‍‌ ‌​‌‍‌‌‌ ‍​‌ ‌​​‍‌‍‌ ​​‌‍‌‌‌ ​‍‌ ​ ‌ ​​‌‍‌‌‌‍​ ‌ ‌​‌‍‍‌‌ ‌‍‌‍‌‌​ ‌‌ ​​‌ ‌‌‌‍​‍‌‍ ​‌‍‍‌‌ ​ ‌‍‍​‌‍‌‌‌‍‌​​‍​‍‌ ‌